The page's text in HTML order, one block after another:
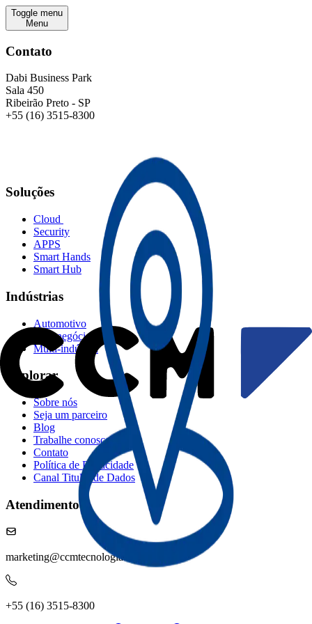
Soluções​​​​‌ ‍ ​‍​‍‌‍ ‌ ​‍‌‍‍‌‌‍‌ ‌‍‍‌‌‍ ‍​‍​‍​ ‍‍​‍​‍‌ ​ ‌‍​‌‌‍ ‍‌‍‍‌‌ ‌​‌ ‍‌​‍ ‍‌‍‍‌‌‍ ​‍​‍​‍ ​​‍​‍‌‍‍​‌ ​‍‌‍‌‌‌‍‌‍​‍​‍​ ‍‍​‍​‍‌‍‍​‌ ‌​‌ ‌​‌ ​​‌ ​ ​ ‍‍​‍ ​‍ ‌‍​ ‌‍​ ‌‍ ‌‌ ‌​‌‍‌‌‌‍​ ‌‍ ‍‌‍ ‌‍ ​‌‍ ‌‍‌ ‌‍‍‌‌‍​‌​‍ ‍‌‍​ ‌‍ ‌‍ ‌​‍ ‍‌‍​‍‌ ​‍​‍ ‌‍​‌‌‍‌​‌‍ ‌‌‍‍‌‌‍ ‍​‍ ‌‍‍‌‌‍ ‍‌ ‌​‌‍‌‌‌‍ ‍‌ ‌​​‍ ‌‍‌‌‌‍‌​‌‍‍‌‌ ‌​​‍ ‌‍ ‌‌‍ ‌‍‌​‌‍‌‌​ ‌‌ ​​‌ ​‍‌‍‌‌‌ ​ ‌‍‌‌‌‍ ‍‌ ‌​‌‍​‌‌ ‌​‌‍‍‌‌‍ ‌‍ ‍​ ‍ ‌‍‍‌‌‍‌​​ ‌‌‍ ‍‌‍​‌‌ ‌‍‌‍​‍‌‍​‌‌ ​‍​ ‍ ‌ ‌​‌ ‍‌‌ ​​‌‍‌‌​ ‌‌‍ ‍‌‍​‌‌ ‌‍‌‍​‍‌‍​‌‌ ​‍​ ‍ ‌ ​​‌‍​‌‌ ‌​‌‍‍​​ ‌‌‍ ‍‌‍​‌‌ ‌‍‌‍​‍‌‍​‌‌ ​‍‌​‍‌‌ ‌​‌‍‌‌‌‍ ‌‌ ​ ​‍‌‌​ ‌‌‌​​‍‌‌ ‌‍‍ ‌‍‌‌‌ ‍‌​‍‌‌​ ​ ‌​‌​​‍‌‌​ ​ ‌​‌​​‍‌‌​ ​‍​ ​‍​ ‌​‌‍​ ​ ‌ ​ ‌‍​ ‍‌‌‍​‍​ ​​‌‍‌‌​ ‌‍‌‍‌​‌‍‌‍‌‍​‍​‍‌‌​ ​‍​ ​‍​‍‌‌​ ‌‌‌​‌​​‍ ‍‌‍ ​‌‍​‌‌‍​‍‌‍‌‌‌‍ ​​‍‌‌​ ‌‌‌​​‍‌‌ ‌‍‍ ‌‍‌‌‌ ‍‌​‍‌‌​ ​ ‌​‌​​‍‌‌​ ​ ‌​‌​​‍‌‌​ ​‍​ ​‍‌ ​​‌ ‌​​‍‌‌​ ​‍​ ​‍​‍‌‌​ ‌‌‌​‌​​‍ ‍‌ ‌‍‌‍​‌‌‍ ​‌ ‌‌‌‍‌‌​ ‌‍​‍‌‍​‌‌ ​ ‌‍‌‌‌‌‌‌‌ ​‍‌‍ ​​ ‌‌‍‍​‌ ‌​‌ ‌​‌ ​​‌ ​ ​‍‌‌​ ​ ‌​​‌​‍‌‌​ ​‍‌​‌‍​‍‌‌​ ​‍‌​‌‍‌‍​ ‌‍​ ‌‍ ‌‌ ‌​‌‍‌‌‌‍​ ‌‍ ‍‌‍ ‌‍ ​‌‍ ‌‍‌ ‌‍‍‌‌‍​‌​‍ ‍‌‍​ ‌‍ ‌‍ ‌​‍ ‍‌‍​‍‌ ​‍​‍‌‌​ ​‍‌​‌‍‌‍​‌‌‍‌​‌‍ ‌‌‍‍‌‌‍ ‍​‍‌‍‌‍‍‌‌‍‌​​ ‌‌‍ ‍‌‍​‌‌ ‌‍‌‍​‍‌‍​‌‌ ​‍​‍‌‍‌ ‌​‌ ‍‌‌ ​​‌‍‌‌​ ‌‌‍ ‍‌‍​‌‌ ‌‍‌‍​‍‌‍​‌‌ ​‍​‍‌‍‌ ​​‌‍​‌‌ ‌​‌‍‍​​ ‌‌‍ ‍‌‍​‌‌ ‌‍‌‍​‍‌‍​‌‌ ​‍‌​‍‌‌ ‌​‌‍‌‌‌‍ ‌‌ ​ ​‍‌‌​ ‌‌‌​​‍‌‌ ‌‍‍ ‌‍‌‌‌ ‍‌​‍‌‌​ ​ ‌​‌​​‍‌‌​ ​ ‌​‌​​‍‌‌​ ​‍​ ​‍​ ‌​‌‍​ ​ ‌ ​ ‌‍​ ‍‌‌‍​‍​ ​​‌‍‌‌​ ‌‍‌‍‌​‌‍‌‍‌‍​‍​‍‌‌​ ​‍​ ​‍​‍‌‌​ ‌‌‌​‌​​‍ ‍‌‍ ​‌‍​‌‌‍​‍‌‍‌‌‌‍ ​​‍‌‌​ ‌‌‌​​‍‌‌ ‌‍‍ ‌‍‌‌‌ ‍‌​‍‌‌​ ​ ‌​‌​​‍‌‌​ ​ ‌​‌​​‍‌‌​ ​‍​ ​‍‌ ​​‌ ‌​​‍‌‌​ ​‍​ ​‍​‍‌‌​ ‌‌‌​‌​​‍ ‍‌ ‌‍‌‍​‌‌‍ ​‌ ‌‌‌‍‌‌​‍‌‍‌ ​​‌‍‌‌‌ ​‍‌ ​ ‌ ​​‌‍‌‌‌‍​ ‌ ‌​‌‍‍‌‌ ‌‍‌‍‌‌​ ‌‌ ​​‌ ‌‌‌‍​‍‌‍ ​‌‍‍‌‌ ​ ‌‍‍​‌‍‌‌‌‍‌​​‍​‍‌ ‌ Indústrias​​​​‌ ‍ ​‍​‍‌‍ ‌ ​‍‌‍‍‌‌‍‌ ‌‍‍‌‌‍ ‍​‍​‍​ ‍‍​‍​‍‌ ​ ‌‍​‌‌‍ ‍‌‍‍‌‌ ‌​‌ ‍‌​‍ ‍‌‍‍‌‌‍ ​‍​‍​‍ ​​‍​‍‌‍‍​‌ ​‍‌‍‌‌‌‍‌‍​‍​‍​ ‍‍​‍​‍‌‍‍​‌ ‌​‌ ‌​‌ ​​‌ ​ ​ ‍‍​‍ ​‍ ‌‍​ ‌‍​ ‌‍ ‌‌ ‌​‌‍‌‌‌‍​ ‌‍ ‍‌‍ ‌‍ ​‌‍ ‌‍‌ ‌‍‍‌‌‍​‌​‍ ‍‌‍​ ‌‍ ‌‍ ‌​‍ ‍‌‍​‍‌ ​‍​‍ ‌‍​‌‌‍‌​‌‍ ‌‌‍‍‌‌‍ ‍​‍ ‌‍‍‌‌‍ ‍‌ ‌​‌‍‌‌‌‍ ‍‌ ‌​​‍ ‌‍‌‌‌‍‌​‌‍‍‌‌ ‌​​‍ ‌‍ ‌‌‍ ‌‍‌​‌‍‌‌​ ‌‌ ​​‌ ​‍‌‍‌‌‌ ​ ‌‍‌‌‌‍ ‍‌ ‌​‌‍​‌‌ ‌​‌‍‍‌‌‍ ‌‍ ‍​ ‍ ‌‍‍‌‌‍‌​​ ‌‌‍ ‍‌‍​‌‌ ‌‍‌‍​‍‌‍​‌‌ ​‍​ ‍ ‌ ‌​‌ ‍‌‌ ​​‌‍‌‌​ ‌‌‍ ‍‌‍​‌‌ ‌‍‌‍​‍‌‍​‌‌ ​‍​ ‍ ‌ ​​‌‍​‌‌ ‌​‌‍‍​​ ‌‌‍ ‍‌‍​‌‌ ‌‍‌‍​‍‌‍​‌‌ ​‍‌​‍‌‌ ‌​‌‍‌‌‌‍ ‌‌ ​ ​‍‌‌​ ‌‌‌​​‍‌‌ ‌‍‍ ‌‍‌‌‌ ‍‌​‍‌‌​ ​ ‌​‌​​‍‌‌​ ​ ‌​‌​​‍‌‌​ ​‍​ ​‍‌‍‌‌​ ‌​‌‍​ ‌‍‌​​ ​​​ ‌​‌‍​‍​ ‍​‌‍‌‌​ ‌‍​ ​‌​ ‍‌​‍‌‌​ ​‍​ ​‍​‍‌‌​ ‌‌‌​‌​​‍ ‍‌‍ ​‌‍​‌‌‍​‍‌‍‌‌‌‍ ​​‍‌‌​ ‌‌‌​​‍‌‌ ‌‍‍ ‌‍‌‌‌ ‍‌​‍‌‌​ ​ ‌​‌​​‍‌‌​ ​ ‌​‌​​‍‌‌​ ​‍​ ​‍‌ ​​‌ ‌​​‍‌‌​ ​‍​ ​‍​‍‌‌​ ‌‌‌​‌​​‍ ‍‌ ‌‍‌‍​‌‌‍ ​‌ ‌‌‌‍‌‌​ ‌‍​‍‌‍​‌‌ ​ ‌‍‌‌‌‌‌‌‌ ​‍‌‍ ​​ ‌‌‍‍​‌ ‌​‌ ‌​‌ ​​‌ ​ ​‍‌‌​ ​ ‌​​‌​‍‌‌​ ​‍‌​‌‍​‍‌‌​ ​‍‌​‌‍‌‍​ ‌‍​ ‌‍ ‌‌ ‌​‌‍‌‌‌‍​ ‌‍ ‍‌‍ ‌‍ ​‌‍ ‌‍‌ ‌‍‍‌‌‍​‌​‍ ‍‌‍​ ‌‍ ‌‍ ‌​‍ ‍‌‍​‍‌ ​‍​‍‌‌​ ​‍‌​‌‍‌‍​‌‌‍‌​‌‍ ‌‌‍‍‌‌‍ ‍​‍‌‍‌‍‍‌‌‍‌​​ ‌‌‍ ‍‌‍​‌‌ ‌‍‌‍​‍‌‍​‌‌ ​‍​‍‌‍‌ ‌​‌ ‍‌‌ ​​‌‍‌‌​ ‌‌‍ ‍‌‍​‌‌ ‌‍‌‍​‍‌‍​‌‌ ​‍​‍‌‍‌ ​​‌‍​‌‌ ‌​‌‍‍​​ ‌‌‍ ‍‌‍​‌‌ ‌‍‌‍​‍‌‍​‌‌ ​‍‌​‍‌‌ ‌​‌‍‌‌‌‍ ‌‌ ​ ​‍‌‌​ ‌‌‌​​‍‌‌ ‌‍‍ ‌‍‌‌‌ ‍‌​‍‌‌​ ​ ‌​‌​​‍‌‌​ ​ ‌​‌​​‍‌‌​ ​‍​ ​‍‌‍‌‌​ ‌​‌‍​ ‌‍‌​​ ​​​ ‌​‌‍​‍​ ‍​‌‍‌‌​ ‌‍​ ​‌​ ‍‌​‍‌‌​ ​‍​ ​‍​‍‌‌​ ‌‌‌​‌​​‍ ‍‌‍ ​‌‍​‌‌‍​‍‌‍‌‌‌‍ ​​‍‌‌​ ‌‌‌​​‍‌‌ ‌‍‍ ‌‍‌‌‌ ‍‌​‍‌‌​ ​ ‌​‌​​‍‌‌​ ​ ‌​‌​​‍‌‌​ ​‍​ ​‍‌ ​​‌ ‌​​‍‌‌​ ​‍​ ​‍​‍‌‌​ ‌‌‌​‌​​‍ ‍‌ ‌‍‌‍​‌‌‍ ​‌ ‌‌‌‍‌‌​‍‌‍‌ ​​‌‍‌‌‌ ​‍‌ ​ ‌ ​​‌‍‌‌‌‍​ ‌ ‌​‌‍‍‌‌ ‌‍‌‍‌‌​ ‌‌ ​​‌ ‌‌‌‍​‍‌‍ ​‌‍‍‌‌ ​ ‌‍‍​‌‍‌‌‌‍‌​​‍​‍‌ ‌
Contato​​​​‌ ‍ ​‍​‍‌‍ ‌ ​‍‌‍‍‌‌‍‌ ‌‍‍‌‌‍ ‍​‍​‍​ ‍‍​‍​‍‌ ​ ‌‍​‌‌‍ ‍‌‍‍‌‌ ‌​‌ ‍‌​‍ ‍‌‍‍‌‌‍ ​‍​‍​‍ ​​‍​‍‌‍‍​‌ ​‍‌‍‌‌‌‍‌‍​‍​‍​ ‍‍​‍​‍‌‍‍​‌ ‌​‌ ‌​‌ ​​‌ ​ ​ ‍‍​‍ ​‍ ‌‍​ ‌‍​ ‌‍ ‌‌ ‌​‌‍‌‌‌‍​ ‌‍ ‍‌‍ ‌‍ ​‌‍ ‌‍‌ ‌‍‍‌‌‍​‌​‍ ‍‌‍​ ‌‍ ‌‍ ‌​‍ ‍‌‍​‍‌ ​‍​‍ ‌‍​‌‌‍‌​‌‍ ‌‌‍‍‌‌‍ ‍​‍ ‌‍‍‌‌‍ ‍‌ ‌​‌‍‌‌‌‍ ‍‌ ‌​​‍ ‌‍‌‌‌‍‌​‌‍‍‌‌ ‌​​‍ ‌‍ ‌‌‍ ‌‍‌​‌‍‌‌​ ‌‌ ​​‌ ​‍‌‍‌‌‌ ​ ‌‍‌‌‌‍ ‍‌ ‌​‌‍​‌‌ ‌​‌‍‍‌‌‍ ‌‍ ‍​ ‍ ‌‍‍‌‌‍‌​​ ‌‌‍ ‍‌‍​‌‌ ‌‍‌‍​‍‌‍​‌‌ ​‍​ ‍ ‌ ‌​‌ ‍‌‌ ​​‌‍‌‌​ ‌‌‍ ‍‌‍​‌‌ ‌‍‌‍​‍‌‍​‌‌ ​‍​ ‍ ‌ ​​‌‍​‌‌ ‌​‌‍‍​​ ‌‌‍ ‍‌‍​‌‌ ‌‍‌‍​‍‌‍​‌‌ ​‍‌​‍‌‌ ‌​‌‍‌‌‌‍ ‌‌ ​ ​‍‌‌​ ‌‌‌​​‍‌‌ ‌‍‍ ‌‍‌‌‌ ‍‌​‍‌‌​ ​ ‌​‌​​‍‌‌​ ​ ‌​‌​​‍‌‌​ ​‍​ ​‍‌‍‌‍​ ​​​ ‍​​ ​‌‌‍‌​​ ‌​‌‍​‌‌‍​‍​ ​‍​ ‌​‌‍​ ​ ‌ ​‍‌‌​ ​‍​ ​‍​‍‌‌​ ‌‌‌​‌​​‍ ‍‌‍ ​‌‍​‌‌‍​‍‌‍‌‌‌‍ ​​‍‌‌​ ‌‌‌​​‍‌‌ ‌‍‍ ‌‍‌‌‌ ‍‌​‍‌‌​ ​ ‌​‌​​‍‌‌​ ​ ‌​‌​​‍‌‌​ ​‍​ ​‍‌ ​​‌ ‌​​‍‌‌​ ​‍​ ​‍​‍‌‌​ ‌‌‌​‌​​‍ ‍‌ ‌‍‌‍​‌‌‍ ​‌ ‌‌‌‍‌‌​ ‌‍​‍‌‍​‌‌ ​ ‌‍‌‌‌‌‌‌‌ ​‍‌‍ ​​ ‌‌‍‍​‌ ‌​‌ ‌​‌ ​​‌ ​ ​‍‌‌​ ​ ‌​​‌​‍‌‌​ ​‍‌​‌‍​‍‌‌​ ​‍‌​‌‍‌‍​ ‌‍​ ‌‍ ‌‌ ‌​‌‍‌‌‌‍​ ‌‍ ‍‌‍ ‌‍ ​‌‍ ‌‍‌ ‌‍‍‌‌‍​‌​‍ ‍‌‍​ ‌‍ ‌‍ ‌​‍ ‍‌‍​‍‌ ​‍​‍‌‌​ ​‍‌​‌‍‌‍​‌‌‍‌​‌‍ ‌‌‍‍‌‌‍ ‍​‍‌‍‌‍‍‌‌‍‌​​ ‌‌‍ ‍‌‍​‌‌ ‌‍‌‍​‍‌‍​‌‌ ​‍​‍‌‍‌ ‌​‌ ‍‌‌ ​​‌‍‌‌​ ‌‌‍ ‍‌‍​‌‌ ‌‍‌‍​‍‌‍​‌‌ ​‍​‍‌‍‌ ​​‌‍​‌‌ ‌​‌‍‍​​ ‌‌‍ ‍‌‍​‌‌ ‌‍‌‍​‍‌‍​‌‌ ​‍‌​‍‌‌ ‌​‌‍‌‌‌‍ ‌‌ ​ ​‍‌‌​ ‌‌‌​​‍‌‌ ‌‍‍ ‌‍‌‌‌ ‍‌​‍‌‌​ ​ ‌​‌​​‍‌‌​ ​ ‌​‌​​‍‌‌​ ​‍​ ​‍‌‍‌‍​ ​​​ ‍​​ ​‌‌‍‌​​ ‌​‌‍​‌‌‍​‍​ ​‍​ ‌​‌‍​ ​ ‌ ​‍‌‌​ ​‍​ ​‍​‍‌‌​ ‌‌‌​‌​​‍ ‍‌‍ ​‌‍​‌‌‍​‍‌‍‌‌‌‍ ​​‍‌‌​ ‌‌‌​​‍‌‌ ‌‍‍ ‌‍‌‌‌ ‍‌​‍‌‌​ ​ ‌​‌​​‍‌‌​ ​ ‌​‌​​‍‌‌​ ​‍​ ​‍‌ ​​‌ ‌​​‍‌‌​ ​‍​ ​‍​‍‌‌​ ‌‌‌​‌​​‍ ‍‌ ‌‍‌‍​‌‌‍ ​‌ ‌‌‌‍‌‌​‍‌‍‌ ​​‌‍‌‌‌ ​‍‌ ​ ‌ ​​‌‍‌‌‌‍​ ‌ ‌​‌‍‍‌‌ ‌‍‌‍‌‌​ ‌‌ ​​‌ ‌‌‌‍​‍‌‍ ​‌‍‍‌‌ ​ ‌‍‍​‌‍‌‌‌‍‌​​‍​‍‌ ‌
Toggle menu
Menu
Contato​​​​‌ ‍ ​‍​‍‌‍ ‌ ​‍‌‍‍‌‌‍‌ ‌‍‍‌‌‍ ‍​‍​‍​ ‍‍​‍​‍‌ ​ ‌‍​‌‌‍ ‍‌‍‍‌‌ ‌​‌ ‍‌​‍ ‍‌‍‍‌‌‍ ​‍​‍​‍ ​​‍​‍‌‍‍​‌ ​‍‌‍‌‌‌‍‌‍​‍​‍​ ‍‍​‍​‍‌‍‍​‌ ‌​‌ ‌​‌ ​​‌ ​ ​ ‍‍​‍ ​‍ ‌‍​ ‌‍​ ‌‍ ‌‌ ‌​‌‍‌‌‌‍​ ‌‍ ‍‌‍ ‌‍ ​‌‍ ‌‍‌ ‌‍‍‌‌‍​‌​‍ ‍‌‍​ ‌‍ ‌‍ ‌​‍ ‍‌‍​‍‌ ​‍​‍ ‌‍​‌‌‍‌​‌‍ ‌‌‍‍‌‌‍ ‍​‍ ‌‍‍‌‌‍ ‍‌ ‌​‌‍‌‌‌‍ ‍‌ ‌​​‍ ‌‍‌‌‌‍‌​‌‍‍‌‌ ‌​​‍ ‌‍ ‌‌‍ ‌‍‌​‌‍‌‌​ ‌‌ ​​‌ ​‍‌‍‌‌‌ ​ ‌‍‌‌‌‍ ‍‌ ‌​‌‍​‌‌ ‌​‌‍‍‌‌‍ ‌‍ ‍​ ‍ ‌‍‍‌‌‍‌​​ ‌‌‍​ ‌‍ ‌‍ ‍‌ ‌​‌‍​‌‌‍​ ‌ ‌​​ ‍ ‌ ‌​‌ ‍‌‌ ​​‌‍‌‌​ ‌‌‍​ ‌‍ ‌‍ ‍‌ ‌​‌‍​‌‌‍​ ‌ ‌​​ ‍ ‌ ​​‌‍​‌‌ ‌​‌‍‍​​ ‌‌‍​‍‌‍ ​‌‍ ‌‍​ ‌‍‍ ‌ ​ ​‍‌‌​ ‌‌‌​​‍‌‌ ‌‍‍ ‌‍‌‌‌ ‍‌​‍‌‌​ ​ ‌​‌​​‍‌‌​ ​ ‌​‌​​‍‌‌​ ​‍​ ​‍​ ​​‌‍‌​‌‍‌‍​ ​ ‌‍​ ​ ‍‌‌‍​‍‌‍‌‌​ ‍‌​ ‌‍​ ​‌​ ‌‌​‍‌‌​ ​‍​ ​‍​‍‌‌​ ‌‌‌​‌​​‍ ‍‌‍​ ‌‍ ‌‍ ‍‌ ‌​‌‍‌‌‌‍ ‍‌ ‌​​‍‌‌​ ‌‌‌​​‍‌‌ ‌‍‍ ‌‍‌‌‌ ‍‌​‍‌‌​ ​ ‌​‌​​‍‌‌​ ​ ‌​‌​​‍‌‌​ ​‍​ ​‍‌ ​​‌ ‌​​‍‌‌​ ​‍​ ​‍​‍‌‌​ ‌‌‌​‌​​‍ ‍‌ ‌‍‌‍​‌‌‍ ​‌ ‌‌‌‍‌‌​‍ ‍‌ ‌‍‌‍​‌‌‍ ​‌ ‌‌‌‍‌‌​‍‌‌​ ‌‌‌​​‍‌‌ ‌‍‍ ‌‍‌‌‌ ‍‌​‍‌‌​ ​ ‌​‌​​‍‌‌​ ​ ‌​‌​​‍‌‌​ ​‍​ ​‍​ ​‍‌‍‌​‌‍‌‌‌‍‌‍​ ‌​​ ​‍​ ​ ‌‍‌​​ ​‍​ ​‌​ ​‌‌‍‌‌​‍‌‌​ ​‍​ ​‍​‍‌‌​ ‌‌‌​‌​​‍ ‍‌‍​ ‌‍‍​‌‍‍‌‌‍ ​‌‍‌​‌ ​‍‌‍‌‌‌‍ ‍​‍‌‌​ ‌‌‌​​‍‌‌ ‌‍‍ ‌‍‌‌‌ ‍‌​‍‌‌​ ​ ‌​‌​​‍‌‌​ ​ ‌​‌​​‍‌‌​ ​‍​ ​‍‌‍‌‍​ ​‌​ ‌‌​ ‌‍​ ​‌‌‍‌​​ ‌‍​ ‌ ‌‍‌‍​ ​‌​ ​​​ ‌‍​‍‌‌​ ​‍​ ​‍​‍‌‌​ ‌‌‌​‌​​‍ ‍‌ ‌​‌‍‌‌‌ ‍​‌ ‌​​ ‌‍​‍‌‍​‌‌ ​ ‌‍‌‌‌‌‌‌‌ ​‍‌‍ ​​ ‌‌‍‍​‌ ‌​‌ ‌​‌ ​​‌ ​ ​‍‌‌​ ​ ‌​​‌​‍‌‌​ ​‍‌​‌‍​‍‌‌​ ​‍‌​‌‍‌‍​ ‌‍​ ‌‍ ‌‌ ‌​‌‍‌‌‌‍​ ‌‍ ‍‌‍ ‌‍ ​‌‍ ‌‍‌ ‌‍‍‌‌‍​‌​‍ ‍‌‍​ ‌‍ ‌‍ ‌​‍ ‍‌‍​‍‌ ​‍​‍‌‌​ ​‍‌​‌‍‌‍​‌‌‍‌​‌‍ ‌‌‍‍‌‌‍ ‍​‍‌‍‌‍‍‌‌‍‌​​ ‌‌‍​ ‌‍ ‌‍ ‍‌ ‌​‌‍​‌‌‍​ ‌ ‌​​‍‌‍‌ ‌​‌ ‍‌‌ ​​‌‍‌‌​ ‌‌‍​ ‌‍ ‌‍ ‍‌ ‌​‌‍​‌‌‍​ ‌ ‌​​‍‌‍‌ ​​‌‍​‌‌ ‌​‌‍‍​​ ‌‌‍​‍‌‍ ​‌‍ ‌‍​ ‌‍‍ ‌ ​ ​‍‌‌​ ‌‌‌​​‍‌‌ ‌‍‍ ‌‍‌‌‌ ‍‌​‍‌‌​ ​ ‌​‌​​‍‌‌​ ​ ‌​‌​​‍‌‌​ ​‍​ ​‍​ ​​‌‍‌​‌‍‌‍​ ​ ‌‍​ ​ ‍‌‌‍​‍‌‍‌‌​ ‍‌​ ‌‍​ ​‌​ ‌‌​‍‌‌​ ​‍​ ​‍​‍‌‌​ ‌‌‌​‌​​‍ ‍‌‍​ ‌‍ ‌‍ ‍‌ ‌​‌‍‌‌‌‍ ‍‌ ‌​​‍‌‌​ ‌‌‌​​‍‌‌ ‌‍‍ ‌‍‌‌‌ ‍‌​‍‌‌​ ​ ‌​‌​​‍‌‌​ ​ ‌​‌​​‍‌‌​ ​‍​ ​‍‌ ​​‌ ‌​​‍‌‌​ ​‍​ ​‍​‍‌‌​ ‌‌‌​‌​​‍ ‍‌ ‌‍‌‍​‌‌‍ ​‌ ‌‌‌‍‌‌​‍ ‍‌ ‌‍‌‍​‌‌‍ ​‌ ‌‌‌‍‌‌​‍‌‌​ ‌‌‌​​‍‌‌ ‌‍‍ ‌‍‌‌‌ ‍‌​‍‌‌​ ​ ‌​‌​​‍‌‌​ ​ ‌​‌​​‍‌‌​ ​‍​ ​‍​ ​‍‌‍‌​‌‍‌‌‌‍‌‍​ ‌​​ ​‍​ ​ ‌‍‌​​ ​‍​ ​‌​ ​‌‌‍‌‌​‍‌‌​ ​‍​ ​‍​‍‌‌​ ‌‌‌​‌​​‍ ‍‌‍​ ‌‍‍​‌‍‍‌‌‍ ​‌‍‌​‌ ​‍‌‍‌‌‌‍ ‍​‍‌‌​ ‌‌‌​​‍‌‌ ‌‍‍ ‌‍‌‌‌ ‍‌​‍‌‌​ ​ ‌​‌​​‍‌‌​ ​ ‌​‌​​‍‌‌​ ​‍​ ​‍‌‍‌‍​ ​‌​ ‌‌​ ‌‍​ ​‌‌‍‌​​ ‌‍​ ‌ ‌‍‌‍​ ​‌​ ​​​ ‌‍​‍‌‌​ ​‍​ ​‍​‍‌‌​ ‌‌‌​‌​​‍ ‍‌ ‌​‌‍‌‌‌ ‍​‌ ‌​​‍‌‍‌ ​​‌‍‌‌‌ ​‍‌ ​ ‌ ​​‌‍‌‌‌‍​ ‌ ‌​‌‍‍‌‌ ‌‍‌‍‌‌​ ‌‌ ​​‌ ‌‌‌‍​‍‌‍ ​‌‍‍‌‌ ​ ‌‍‍​‌‍‌‌‌‍‌​​‍​‍‌ ‌
Dabi Business Park
Sala 450
Ribeirão Preto - SP
+55 (16) 3515-8300​​​​‌ ‍ ​‍​‍‌‍ ‌ ​‍‌‍‍‌‌‍‌ ‌‍‍‌‌‍ ‍​‍​‍​ ‍‍​‍​‍‌ ​ ‌‍​‌‌‍ ‍‌‍‍‌‌ ‌​‌ ‍‌​‍ ‍‌‍‍‌‌‍ ​‍​‍​‍ ​​‍​‍‌‍‍​‌ ​‍‌‍‌‌‌‍‌‍​‍​‍​ ‍‍​‍​‍‌‍‍​‌ ‌​‌ ‌​‌ ​​‌ ​ ​ ‍‍​‍ ​‍ ‌‍​ ‌‍​ ‌‍ ‌‌ ‌​‌‍‌‌‌‍​ ‌‍ ‍‌‍ ‌‍ ​‌‍ ‌‍‌ ‌‍‍‌‌‍​‌​‍ ‍‌‍​ ‌‍ ‌‍ ‌​‍ ‍‌‍​‍‌ ​‍​‍ ‌‍​‌‌‍‌​‌‍ ‌‌‍‍‌‌‍ ‍​‍ ‌‍‍‌‌‍ ‍‌ ‌​‌‍‌‌‌‍ ‍‌ ‌​​‍ ‌‍‌‌‌‍‌​‌‍‍‌‌ ‌​​‍ ‌‍ ‌‌‍ ‌‍‌​‌‍‌‌​ ‌‌ ​​‌ ​‍‌‍‌‌‌ ​ ‌‍‌‌‌‍ ‍‌ ‌​‌‍​‌‌ ‌​‌‍‍‌‌‍ ‌‍ ‍​ ‍ ‌‍‍‌‌‍‌​​ ‌‌‍​ ‌‍ ‌‍ ‍‌ ‌​‌‍​‌‌‍​ ‌ ‌​​ ‍ ‌ ‌​‌ ‍‌‌ ​​‌‍‌‌​ ‌‌‍​ ‌‍ ‌‍ ‍‌ ‌​‌‍​‌‌‍​ ‌ ‌​​ ‍ ‌ ​​‌‍​‌‌ ‌​‌‍‍​​ ‌‌‍​‍‌‍ ​‌‍ ‌‍​ ‌‍‍ ‌ ​ ​‍‌‌​ ‌‌‌​​‍‌‌ ‌‍‍ ‌‍‌‌‌ ‍‌​‍‌‌​ ​ ‌​‌​​‍‌‌​ ​ ‌​‌​​‍‌‌​ ​‍​ ​‍​ ​​‌‍‌​‌‍‌‍​ ​ ‌‍​ ​ ‍‌‌‍​‍‌‍‌‌​ ‍‌​ ‌‍​ ​‌​ ‌‌​‍‌‌​ ​‍​ ​‍​‍‌‌​ ‌‌‌​‌​​‍ ‍‌‍​ ‌‍ ‌‍ ‍‌ ‌​‌‍‌‌‌‍ ‍‌ ‌​​‍‌‌​ ‌‌‌​​‍‌‌ ‌‍‍ ‌‍‌‌‌ ‍‌​‍‌‌​ ​ ‌​‌​​‍‌‌​ ​ ‌​‌​​‍‌‌​ ​‍​ ​‍‌ ​​‌ ‌​​‍‌‌​ ​‍​ ​‍​‍‌‌​ ‌‌‌​‌​​‍ ‍‌ ‌‍‌‍​‌‌‍ ​‌ ‌‌‌‍‌‌​‍ ‍‌ ‌‍‌‍​‌‌‍ ​‌ ‌‌‌‍‌‌​‍‌‌​ ‌‌‌​​‍‌‌ ‌‍‍ ‌‍‌‌‌ ‍‌​‍‌‌​ ​ ‌​‌​​‍‌‌​ ​ ‌​‌​​‍‌‌​ ​‍​ ​‍‌‍​ ​ ‌​​ ​​​ ​‍‌‍‌‌‌‍​‌​ ‍‌​ ‍​‌‍​‌‌‍​‍​ ‌‌‌‍‌​​‍‌‌​ ​‍​ ​‍​‍‌‌​ ‌‌‌​‌​​‍ ‍‌‍​ ‌‍‍​‌‍‍‌‌‍ ​‌‍‌​‌ ​‍‌‍‌‌‌‍ ‍​‍‌‌​ ‌‌‌​​‍‌‌ ‌‍‍ ‌‍‌‌‌ ‍‌​‍‌‌​ ​ ‌​‌​​‍‌‌​ ​ ‌​‌​​‍‌‌​ ​‍​ ​‍​ ‌‍‌‍‌‌​ ​​‌‍​ ​ ‌‍‌‍​‍​ ‌‍‌‍​ ​ ‍​​ ‍​​ ‌‌‌‍​ ​‍‌‌​ ​‍​ ​‍​‍‌‌​ ‌‌‌​‌​​‍ ‍‌ ‌​‌‍‌‌‌ ‍​‌ ‌​​ ‌‍​‍‌‍​‌‌ ​ ‌‍‌‌‌‌‌‌‌ ​‍‌‍ ​​ ‌‌‍‍​‌ ‌​‌ ‌​‌ ​​‌ ​ ​‍‌‌​ ​ ‌​​‌​‍‌‌​ ​‍‌​‌‍​‍‌‌​ ​‍‌​‌‍‌‍​ ‌‍​ ‌‍ ‌‌ ‌​‌‍‌‌‌‍​ ‌‍ ‍‌‍ ‌‍ ​‌‍ ‌‍‌ ‌‍‍‌‌‍​‌​‍ ‍‌‍​ ‌‍ ‌‍ ‌​‍ ‍‌‍​‍‌ ​‍​‍‌‌​ ​‍‌​‌‍‌‍​‌‌‍‌​‌‍ ‌‌‍‍‌‌‍ ‍​‍‌‍‌‍‍‌‌‍‌​​ ‌‌‍​ ‌‍ ‌‍ ‍‌ ‌​‌‍​‌‌‍​ ‌ ‌​​‍‌‍‌ ‌​‌ ‍‌‌ ​​‌‍‌‌​ ‌‌‍​ ‌‍ ‌‍ ‍‌ ‌​‌‍​‌‌‍​ ‌ ‌​​‍‌‍‌ ​​‌‍​‌‌ ‌​‌‍‍​​ ‌‌‍​‍‌‍ ​‌‍ ‌‍​ ‌‍‍ ‌ ​ ​‍‌‌​ ‌‌‌​​‍‌‌ ‌‍‍ ‌‍‌‌‌ ‍‌​‍‌‌​ ​ ‌​‌​​‍‌‌​ ​ ‌​‌​​‍‌‌​ ​‍​ ​‍​ ​​‌‍‌​‌‍‌‍​ ​ ‌‍​ ​ ‍‌‌‍​‍‌‍‌‌​ ‍‌​ ‌‍​ ​‌​ ‌‌​‍‌‌​ ​‍​ ​‍​‍‌‌​ ‌‌‌​‌​​‍ ‍‌‍​ ‌‍ ‌‍ ‍‌ ‌​‌‍‌‌‌‍ ‍‌ ‌​​‍‌‌​ ‌‌‌​​‍‌‌ ‌‍‍ ‌‍‌‌‌ ‍‌​‍‌‌​ ​ ‌​‌​​‍‌‌​ ​ ‌​‌​​‍‌‌​ ​‍​ ​‍‌ ​​‌ ‌​​‍‌‌​ ​‍​ ​‍​‍‌‌​ ‌‌‌​‌​​‍ ‍‌ ‌‍‌‍​‌‌‍ ​‌ ‌‌‌‍‌‌​‍ ‍‌ ‌‍‌‍​‌‌‍ ​‌ ‌‌‌‍‌‌​‍‌‌​ ‌‌‌​​‍‌‌ ‌‍‍ ‌‍‌‌‌ ‍‌​‍‌‌​ ​ ‌​‌​​‍‌‌​ ​ ‌​‌​​‍‌‌​ ​‍​ ​‍‌‍​ ​ ‌​​ ​​​ ​‍‌‍‌‌‌‍​‌​ ‍‌​ ‍​‌‍​‌‌‍​‍​ ‌‌‌‍‌​​‍‌‌​ ​‍​ ​‍​‍‌‌​ ‌‌‌​‌​​‍ ‍‌‍​ ‌‍‍​‌‍‍‌‌‍ ​‌‍‌​‌ ​‍‌‍‌‌‌‍ ‍​‍‌‌​ ‌‌‌​​‍‌‌ ‌‍‍ ‌‍‌‌‌ ‍‌​‍‌‌​ ​ ‌​‌​​‍‌‌​ ​ ‌​‌​​‍‌‌​ ​‍​ ​‍​ ‌‍‌‍‌‌​ ​​‌‍​ ​ ‌‍‌‍​‍​ ‌‍‌‍​ ​ ‍​​ ‍​​ ‌‌‌‍​ ​‍‌‌​ ​‍​ ​‍​‍‌‌​ ‌‌‌​‌​​‍ ‍‌ ‌​‌‍‌‌‌ ‍​‌ ‌​​‍‌‍‌ ​​‌‍‌‌‌ ​‍‌ ​ ‌ ​​‌‍‌‌‌‍​ ‌ ‌​‌‍‍‌‌ ‌‍‌‍‌‌​ ‌‌ ​​‌ ‌‌‌‍​‍‌‍ ​‌‍‍‌‌ ​ ‌‍‍​‌‍‌‌‌‍‌​​‍​‍‌ ‌
Soluções​​​​‌ ‍ ​‍​‍‌‍ ‌ ​‍‌‍‍‌‌‍‌ ‌‍‍‌‌‍ ‍​‍​‍​ ‍‍​‍​‍‌ ​ ‌‍​‌‌‍ ‍‌‍‍‌‌ ‌​‌ ‍‌​‍ ‍‌‍‍‌‌‍ ​‍​‍​‍ ​​‍​‍‌‍‍​‌ ​‍‌‍‌‌‌‍‌‍​‍​‍​ ‍‍​‍​‍‌‍‍​‌ ‌​‌ ‌​‌ ​​‌ ​ ​ ‍‍​‍ ​‍ ‌‍​ ‌‍​ ‌‍ ‌‌ ‌​‌‍‌‌‌‍​ ‌‍ ‍‌‍ ‌‍ ​‌‍ ‌‍‌ ‌‍‍‌‌‍​‌​‍ ‍‌‍​ ‌‍ ‌‍ ‌​‍ ‍‌‍​‍‌ ​‍​‍ ‌‍​‌‌‍‌​‌‍ ‌‌‍‍‌‌‍ ‍​‍ ‌‍‍‌‌‍ ‍‌ ‌​‌‍‌‌‌‍ ‍‌ ‌​​‍ ‌‍‌‌‌‍‌​‌‍‍‌‌ ‌​​‍ ‌‍ ‌‌‍ ‌‍‌​‌‍‌‌​ ‌‌ ​​‌ ​‍‌‍‌‌‌ ​ ‌‍‌‌‌‍ ‍‌ ‌​‌‍​‌‌ ‌​‌‍‍‌‌‍ ‌‍ ‍​ ‍ ‌‍‍‌‌‍‌​​ ‌‌‍‌‍‌‍ ‌‍ ‌ ‌​‌‍‌‌‌ ​‍​ ‍ ‌ ‌​‌ ‍‌‌ ​​‌‍‌‌​ ‌‌‍‌‍‌‍ ‌‍ ‌ ‌​‌‍‌‌‌ ​‍​ ‍ ‌ ​​‌‍​‌‌ ‌​‌‍‍​​ ‌‌ ​​‌ ​‍‌‍ ‌‍‌​‌ ‌‌‌‍​ ‌ ‌​‌ ​ ‌‌‌​‌‍‍‌‌ ‌​‌‍ ​‌‍‌‌​‍‌‌​ ‌‌‌​​‍‌‌ ‌‍‍ ‌‍‌‌‌ ‍‌​‍‌‌​ ​ ‌​‌​​‍‌‌​ ​ ‌​‌​​‍‌‌​ ​‍​ ​‍‌ ​​‌ ‌​​‍‌‌​ ​‍​ ​‍​‍‌‌​ ‌‌‌​‌​​‍ ‍‌ ‌‍‌‍​‌‌‍ ​‌ ‌‌‌‍‌‌​ ‌‍​‍‌‍​‌‌ ​ ‌‍‌‌‌‌‌‌‌ ​‍‌‍ ​​ ‌‌‍‍​‌ ‌​‌ ‌​‌ ​​‌ ​ ​‍‌‌​ ​ ‌​​‌​‍‌‌​ ​‍‌​‌‍​‍‌‌​ ​‍‌​‌‍‌‍​ ‌‍​ ‌‍ ‌‌ ‌​‌‍‌‌‌‍​ ‌‍ ‍‌‍ ‌‍ ​‌‍ ‌‍‌ ‌‍‍‌‌‍​‌​‍ ‍‌‍​ ‌‍ ‌‍ ‌​‍ ‍‌‍​‍‌ ​‍​‍‌‌​ ​‍‌​‌‍‌‍​‌‌‍‌​‌‍ ‌‌‍‍‌‌‍ ‍​‍‌‍‌‍‍‌‌‍‌​​ ‌‌‍‌‍‌‍ ‌‍ ‌ ‌​‌‍‌‌‌ ​‍​‍‌‍‌ ‌​‌ ‍‌‌ ​​‌‍‌‌​ ‌‌‍‌‍‌‍ ‌‍ ‌ ‌​‌‍‌‌‌ ​‍​‍‌‍‌ ​​‌‍​‌‌ ‌​‌‍‍​​ ‌‌ ​​‌ ​‍‌‍ ‌‍‌​‌ ‌‌‌‍​ ‌ ‌​‌ ​ ‌‌‌​‌‍‍‌‌ ‌​‌‍ ​‌‍‌‌​‍‌‌​ ‌‌‌​​‍‌‌ ‌‍‍ ‌‍‌‌‌ ‍‌​‍‌‌​ ​ ‌​‌​​‍‌‌​ ​ ‌​‌​​‍‌‌​ ​‍​ ​‍‌ ​​‌ ‌​​‍‌‌​ ​‍​ ​‍​‍‌‌​ ‌‌‌​‌​​‍ ‍‌ ‌‍‌‍​‌‌‍ ​‌ ‌‌‌‍‌‌​‍‌‍‌ ​​‌‍‌‌‌ ​‍‌ ​ ‌ ​​‌‍‌‌‌‍​ ‌ ‌​‌‍‍‌‌ ‌‍‌‍‌‌​ ‌‌ ​​‌ ‌‌‌‍​‍‌‍ ​‌‍‍‌‌ ​ ‌‍‍​‌‍‌‌‌‍‌​​‍​‍‌ ‌
Cloud ​​​​‌ ‍ ​‍​‍‌‍ ‌ ​‍‌‍‍‌‌‍‌ ‌‍‍‌‌‍ ‍​‍​‍​ ‍‍​‍​‍‌ ​ ‌‍​‌‌‍ ‍‌‍‍‌‌ ‌​‌ ‍‌​‍ ‍‌‍‍‌‌‍ ​‍​‍​‍ ​​‍​‍‌‍‍​‌ ​‍‌‍‌‌‌‍‌‍​‍​‍​ ‍‍​‍​‍‌‍‍​‌ ‌​‌ ‌​‌ ​​‌ ​ ​ ‍‍​‍ ​‍ ‌‍​ ‌‍​ ‌‍ ‌‌ ‌​‌‍‌‌‌‍​ ‌‍ ‍‌‍ ‌‍ ​‌‍ ‌‍‌ ‌‍‍‌‌‍​‌​‍ ‍‌‍​ ‌‍ ‌‍ ‌​‍ ‍‌‍​‍‌ ​‍​‍ ‌‍​‌‌‍‌​‌‍ ‌‌‍‍‌‌‍ ‍​‍ ‌‍‍‌‌‍ ‍‌ ‌​‌‍‌‌‌‍ ‍‌ ‌​​‍ ‌‍‌‌‌‍‌​‌‍‍‌‌ ‌​​‍ ‌‍ ‌‌‍ ‌‍‌​‌‍‌‌​ ‌‌ ​​‌ ​‍‌‍‌‌‌ ​ ‌‍‌‌‌‍ ‍‌ ‌​‌‍​‌‌ ‌​‌‍‍‌‌‍ ‌‍ ‍​ ‍ ‌‍‍‌‌‍‌​​ ‌‌‍​‌‌‍‌​​ ‍‌‌‍‌‌​ ‌‌​ ‌‌​ ​​​ ​​​‍ ‌‌‍‌​​ ‌‍​ ‌‌‌‍​‌​‍ ‌​ ‌​​ ‌‍​ ​‌‌‍‌‌​‍ ‌​ ‍‌‌‍‌​​ ‌‍​ ‌‍​‍ ‌​ ‌ ‌‍‌‍‌‍​‌​ ​‌‌‍​ ‌‍​ ​ ​‌​ ​​‌‍‌‍​ ​ ‌‍​ ​ ​ ​ ‍ ‌ ‌​‌ ‍‌‌ ​​‌‍‌‌​ ‌‌ ​​‌ ​‍‌‍ ‌‍‌​‌ ‌‌‌‍​ ‌ ‌​​ ‍ ‌ ​​‌‍​‌‌ ‌​‌‍‍​​ ‌‌‍ ‍‌‍​‌‌‍ ‌‌‍‌‌​‍‌‌​ ‌‌‌​​‍‌‌ ‌‍‍ ‌‍‌‌‌ ‍‌​‍‌‌​ ​ ‌​‌​​‍‌‌​ ​ ‌​‌​​‍‌‌​ ​‍​ ​‍‌ ​​‌ ‌​​‍‌‌​ ​‍​ ​‍​‍‌‌​ ‌‌‌​‌​​‍ ‍‌ ‌‍‌‍​‌‌‍ ​‌ ‌‌‌‍‌‌​ ‌‍​‍‌‍​‌‌ ​ ‌‍‌‌‌‌‌‌‌ ​‍‌‍ ​​ ‌‌‍‍​‌ ‌​‌ ‌​‌ ​​‌ ​ ​‍‌‌​ ​ ‌​​‌​‍‌‌​ ​‍‌​‌‍​‍‌‌​ ​‍‌​‌‍‌‍​ ‌‍​ ‌‍ ‌‌ ‌​‌‍‌‌‌‍​ ‌‍ ‍‌‍ ‌‍ ​‌‍ ‌‍‌ ‌‍‍‌‌‍​‌​‍ ‍‌‍​ ‌‍ ‌‍ ‌​‍ ‍‌‍​‍‌ ​‍​‍‌‌​ ​‍‌​‌‍‌‍​‌‌‍‌​‌‍ ‌‌‍‍‌‌‍ ‍​‍‌‍‌‍‍‌‌‍‌​​ ‌‌‍​‌‌‍‌​​ ‍‌‌‍‌‌​ ‌‌​ ‌‌​ ​​​ ​​​‍ ‌‌‍‌​​ ‌‍​ ‌‌‌‍​‌​‍ ‌​ ‌​​ ‌‍​ ​‌‌‍‌‌​‍ ‌​ ‍‌‌‍‌​​ ‌‍​ ‌‍​‍ ‌​ ‌ ‌‍‌‍‌‍​‌​ ​‌‌‍​ ‌‍​ ​ ​‌​ ​​‌‍‌‍​ ​ ‌‍​ ​ ​ ​‍‌‍‌ ‌​‌ ‍‌‌ ​​‌‍‌‌​ ‌‌ ​​‌ ​‍‌‍ ‌‍‌​‌ ‌‌‌‍​ ‌ ‌​​‍‌‍‌ ​​‌‍​‌‌ ‌​‌‍‍​​ ‌‌‍ ‍‌‍​‌‌‍ ‌‌‍‌‌​‍‌‌​ ‌‌‌​​‍‌‌ ‌‍‍ ‌‍‌‌‌ ‍‌​‍‌‌​ ​ ‌​‌​​‍‌‌​ ​ ‌​‌​​‍‌‌​ ​‍​ ​‍‌ ​​‌ ‌​​‍‌‌​ ​‍​ ​‍​‍‌‌​ ‌‌‌​‌​​‍ ‍‌ ‌‍‌‍​‌‌‍ ​‌ ‌‌‌‍‌‌​‍‌‍‌ ​​‌‍‌‌‌ ​‍‌ ​ ‌ ​​‌‍‌‌‌‍​ ‌ ‌​‌‍‍‌‌ ‌‍‌‍‌‌​ ‌‌ ​​‌ ‌‌‌‍​‍‌‍ ​‌‍‍‌‌ ​ ‌‍‍​‌‍‌‌‌‍‌​​‍​‍‌ ‌
Security​​​​‌ ‍ ​‍​‍‌‍ ‌ ​‍‌‍‍‌‌‍‌ ‌‍‍‌‌‍ ‍​‍​‍​ ‍‍​‍​‍‌ ​ ‌‍​‌‌‍ ‍‌‍‍‌‌ ‌​‌ ‍‌​‍ ‍‌‍‍‌‌‍ ​‍​‍​‍ ​​‍​‍‌‍‍​‌ ​‍‌‍‌‌‌‍‌‍​‍​‍​ ‍‍​‍​‍‌‍‍​‌ ‌​‌ ‌​‌ ​​‌ ​ ​ ‍‍​‍ ​‍ ‌‍​ ‌‍​ ‌‍ ‌‌ ‌​‌‍‌‌‌‍​ ‌‍ ‍‌‍ ‌‍ ​‌‍ ‌‍‌ ‌‍‍‌‌‍​‌​‍ ‍‌‍​ ‌‍ ‌‍ ‌​‍ ‍‌‍​‍‌ ​‍​‍ ‌‍​‌‌‍‌​‌‍ ‌‌‍‍‌‌‍ ‍​‍ ‌‍‍‌‌‍ ‍‌ ‌​‌‍‌‌‌‍ ‍‌ ‌​​‍ ‌‍‌‌‌‍‌​‌‍‍‌‌ ‌​​‍ ‌‍ ‌‌‍ ‌‍‌​‌‍‌‌​ ‌‌ ​​‌ ​‍‌‍‌‌‌ ​ ‌‍‌‌‌‍ ‍‌ ‌​‌‍​‌‌ ‌​‌‍‍‌‌‍ ‌‍ ‍​ ‍ ‌‍‍‌‌‍‌​​ ‌‌‍​‌​ ‌​​ ‍‌‌‍​‍​ ‌ ​ ​​​ ‌‍​ ‌ ​‍ ‌‌‍​ ‌‍​ ‌‍‌​​ ‍‌​‍ ‌​ ‌​‌‍‌​​ ​‍​ ‍‌​‍ ‌​ ‍‌‌‍​‍‌‍‌​​ ​‌​‍ ‌‌‍‌‌​ ​ ​ ‍‌​ ​‌​ ‍​​ ‌​​ ‍​​ ​​​ ‌‌‌‍‌‍‌‍‌​‌‍‌‍​ ‍ ‌ ‌​‌ ‍‌‌ ​​‌‍‌‌​ ‌‌ ​​‌ ​‍‌‍ ‌‍‌​‌ ‌‌‌‍​ ‌ ‌​​ ‍ ‌ ​​‌‍​‌‌ ‌​‌‍‍​​ ‌‌‍ ‍‌‍​‌‌‍ ‌‌‍‌‌​‍‌‌​ ‌‌‌​​‍‌‌ ‌‍‍ ‌‍‌‌‌ ‍‌​‍‌‌​ ​ ‌​‌​​‍‌‌​ ​ ‌​‌​​‍‌‌​ ​‍​ ​‍‌ ​​‌ ‌​​‍‌‌​ ​‍​ ​‍​‍‌‌​ ‌‌‌​‌​​‍ ‍‌ ‌‍‌‍​‌‌‍ ​‌ ‌‌‌‍‌‌​ ‌‍​‍‌‍​‌‌ ​ ‌‍‌‌‌‌‌‌‌ ​‍‌‍ ​​ ‌‌‍‍​‌ ‌​‌ ‌​‌ ​​‌ ​ ​‍‌‌​ ​ ‌​​‌​‍‌‌​ ​‍‌​‌‍​‍‌‌​ ​‍‌​‌‍‌‍​ ‌‍​ ‌‍ ‌‌ ‌​‌‍‌‌‌‍​ ‌‍ ‍‌‍ ‌‍ ​‌‍ ‌‍‌ ‌‍‍‌‌‍​‌​‍ ‍‌‍​ ‌‍ ‌‍ ‌​‍ ‍‌‍​‍‌ ​‍​‍‌‌​ ​‍‌​‌‍‌‍​‌‌‍‌​‌‍ ‌‌‍‍‌‌‍ ‍​‍‌‍‌‍‍‌‌‍‌​​ ‌‌‍​‌​ ‌​​ ‍‌‌‍​‍​ ‌ ​ ​​​ ‌‍​ ‌ ​‍ ‌‌‍​ ‌‍​ ‌‍‌​​ ‍‌​‍ ‌​ ‌​‌‍‌​​ ​‍​ ‍‌​‍ ‌​ ‍‌‌‍​‍‌‍‌​​ ​‌​‍ ‌‌‍‌‌​ ​ ​ ‍‌​ ​‌​ ‍​​ ‌​​ ‍​​ ​​​ ‌‌‌‍‌‍‌‍‌​‌‍‌‍​‍‌‍‌ ‌​‌ ‍‌‌ ​​‌‍‌‌​ ‌‌ ​​‌ ​‍‌‍ ‌‍‌​‌ ‌‌‌‍​ ‌ ‌​​‍‌‍‌ ​​‌‍​‌‌ ‌​‌‍‍​​ ‌‌‍ ‍‌‍​‌‌‍ ‌‌‍‌‌​‍‌‌​ ‌‌‌​​‍‌‌ ‌‍‍ ‌‍‌‌‌ ‍‌​‍‌‌​ ​ ‌​‌​​‍‌‌​ ​ ‌​‌​​‍‌‌​ ​‍​ ​‍‌ ​​‌ ‌​​‍‌‌​ ​‍​ ​‍​‍‌‌​ ‌‌‌​‌​​‍ ‍‌ ‌‍‌‍​‌‌‍ ​‌ ‌‌‌‍‌‌​‍‌‍‌ ​​‌‍‌‌‌ ​‍‌ ​ ‌ ​​‌‍‌‌‌‍​ ‌ ‌​‌‍‍‌‌ ‌‍‌‍‌‌​ ‌‌ ​​‌ ‌‌‌‍​‍‌‍ ​‌‍‍‌‌ ​ ‌‍‍​‌‍‌‌‌‍‌​​‍​‍‌ ‌
APPS​​​​‌ ‍ ​‍​‍‌‍ ‌ ​‍‌‍‍‌‌‍‌ ‌‍‍‌‌‍ ‍​‍​‍​ ‍‍​‍​‍‌ ​ ‌‍​‌‌‍ ‍‌‍‍‌‌ ‌​‌ ‍‌​‍ ‍‌‍‍‌‌‍ ​‍​‍​‍ ​​‍​‍‌‍‍​‌ ​‍‌‍‌‌‌‍‌‍​‍​‍​ ‍‍​‍​‍‌‍‍​‌ ‌​‌ ‌​‌ ​​‌ ​ ​ ‍‍​‍ ​‍ ‌‍​ ‌‍​ ‌‍ ‌‌ ‌​‌‍‌‌‌‍​ ‌‍ ‍‌‍ ‌‍ ​‌‍ ‌‍‌ ‌‍‍‌‌‍​‌​‍ ‍‌‍​ ‌‍ ‌‍ ‌​‍ ‍‌‍​‍‌ ​‍​‍ ‌‍​‌‌‍‌​‌‍ ‌‌‍‍‌‌‍ ‍​‍ ‌‍‍‌‌‍ ‍‌ ‌​‌‍‌‌‌‍ ‍‌ ‌​​‍ ‌‍‌‌‌‍‌​‌‍‍‌‌ ‌​​‍ ‌‍ ‌‌‍ ‌‍‌​‌‍‌‌​ ‌‌ ​​‌ ​‍‌‍‌‌‌ ​ ‌‍‌‌‌‍ ‍‌ ‌​‌‍​‌‌ ‌​‌‍‍‌‌‍ ‌‍ ‍​ ‍ ‌‍‍‌‌‍‌​​ ‌​ ​ ‌‍‌​​ ​‍‌‍‌‌​ ​​​ ​‍​ ​‍‌‍‌‌​‍ ‌​ ‌‌​ ‌ ‌‍​‌​ ‍‌​‍ ‌​ ‌​​ ​‌​ ​‌‌‍​ ​‍ ‌​ ‍‌​ ​‌‌‍‌‍​ ​ ​‍ ‌​ ‌‌‌‍​ ​ ​​​ ‌‍‌‍​‍​ ‌ ‌‍​‌‌‍​‌​ ‌ ​ ‌​​ ‌​​ ​‌​ ‍ ‌ ‌​‌ ‍‌‌ ​​‌‍‌‌​ ‌‌ ​​‌ ​‍‌‍ ‌‍‌​‌ ‌‌‌‍​ ‌ ‌​​ ‍ ‌ ​​‌‍​‌‌ ‌​‌‍‍​​ ‌‌‍ ‍‌‍​‌‌‍ ‌‌‍‌‌​‍‌‌​ ‌‌‌​​‍‌‌ ‌‍‍ ‌‍‌‌‌ ‍‌​‍‌‌​ ​ ‌​‌​​‍‌‌​ ​ ‌​‌​​‍‌‌​ ​‍​ ​‍‌ ​​‌ ‌​​‍‌‌​ ​‍​ ​‍​‍‌‌​ ‌‌‌​‌​​‍ ‍‌ ‌‍‌‍​‌‌‍ ​‌ ‌‌‌‍‌‌​ ‌‍​‍‌‍​‌‌ ​ ‌‍‌‌‌‌‌‌‌ ​‍‌‍ ​​ ‌‌‍‍​‌ ‌​‌ ‌​‌ ​​‌ ​ ​‍‌‌​ ​ ‌​​‌​‍‌‌​ ​‍‌​‌‍​‍‌‌​ ​‍‌​‌‍‌‍​ ‌‍​ ‌‍ ‌‌ ‌​‌‍‌‌‌‍​ ‌‍ ‍‌‍ ‌‍ ​‌‍ ‌‍‌ ‌‍‍‌‌‍​‌​‍ ‍‌‍​ ‌‍ ‌‍ ‌​‍ ‍‌‍​‍‌ ​‍​‍‌‌​ ​‍‌​‌‍‌‍​‌‌‍‌​‌‍ ‌‌‍‍‌‌‍ ‍​‍‌‍‌‍‍‌‌‍‌​​ ‌​ ​ ‌‍‌​​ ​‍‌‍‌‌​ ​​​ ​‍​ ​‍‌‍‌‌​‍ ‌​ ‌‌​ ‌ ‌‍​‌​ ‍‌​‍ ‌​ ‌​​ ​‌​ ​‌‌‍​ ​‍ ‌​ ‍‌​ ​‌‌‍‌‍​ ​ ​‍ ‌​ ‌‌‌‍​ ​ ​​​ ‌‍‌‍​‍​ ‌ ‌‍​‌‌‍​‌​ ‌ ​ ‌​​ ‌​​ ​‌​‍‌‍‌ ‌​‌ ‍‌‌ ​​‌‍‌‌​ ‌‌ ​​‌ ​‍‌‍ ‌‍‌​‌ ‌‌‌‍​ ‌ ‌​​‍‌‍‌ ​​‌‍​‌‌ ‌​‌‍‍​​ ‌‌‍ ‍‌‍​‌‌‍ ‌‌‍‌‌​‍‌‌​ ‌‌‌​​‍‌‌ ‌‍‍ ‌‍‌‌‌ ‍‌​‍‌‌​ ​ ‌​‌​​‍‌‌​ ​ ‌​‌​​‍‌‌​ ​‍​ ​‍‌ ​​‌ ‌​​‍‌‌​ ​‍​ ​‍​‍‌‌​ ‌‌‌​‌​​‍ ‍‌ ‌‍‌‍​‌‌‍ ​‌ ‌‌‌‍‌‌​‍‌‍‌ ​​‌‍‌‌‌ ​‍‌ ​ ‌ ​​‌‍‌‌‌‍​ ‌ ‌​‌‍‍‌‌ ‌‍‌‍‌‌​ ‌‌ ​​‌ ‌‌‌‍​‍‌‍ ​‌‍‍‌‌ ​ ‌‍‍​‌‍‌‌‌‍‌​​‍​‍‌ ‌
Smart Hands​​​​‌ ‍ ​‍​‍‌‍ ‌ ​‍‌‍‍‌‌‍‌ ‌‍‍‌‌‍ ‍​‍​‍​ ‍‍​‍​‍‌ ​ ‌‍​‌‌‍ ‍‌‍‍‌‌ ‌​‌ ‍‌​‍ ‍‌‍‍‌‌‍ ​‍​‍​‍ ​​‍​‍‌‍‍​‌ ​‍‌‍‌‌‌‍‌‍​‍​‍​ ‍‍​‍​‍‌‍‍​‌ ‌​‌ ‌​‌ ​​‌ ​ ​ ‍‍​‍ ​‍ ‌‍​ ‌‍​ ‌‍ ‌‌ ‌​‌‍‌‌‌‍​ ‌‍ ‍‌‍ ‌‍ ​‌‍ ‌‍‌ ‌‍‍‌‌‍​‌​‍ ‍‌‍​ ‌‍ ‌‍ ‌​‍ ‍‌‍​‍‌ ​‍​‍ ‌‍​‌‌‍‌​‌‍ ‌‌‍‍‌‌‍ ‍​‍ ‌‍‍‌‌‍ ‍‌ ‌​‌‍‌‌‌‍ ‍‌ ‌​​‍ ‌‍‌‌‌‍‌​‌‍‍‌‌ ‌​​‍ ‌‍ ‌‌‍ ‌‍‌​‌‍‌‌​ ‌‌ ​​‌ ​‍‌‍‌‌‌ ​ ‌‍‌‌‌‍ ‍‌ ‌​‌‍​‌‌ ‌​‌‍‍‌‌‍ ‌‍ ‍​ ‍ ‌‍‍‌‌‍‌​​ ‌​ ​ ​ ​‍​ ‌ ​ ​​​ ‍‌​ ​‌​ ‌ ​ ‌​​‍ ‌​ ‌‌‌‍‌​​ ‍​​ ​ ​‍ ‌​ ‌​​ ‌‌​ ‌‌​ ‌ ​‍ ‌​ ‍‌​ ​‍​ ‌‌​ ​‌​‍ ‌​ ‍‌‌‍​‌‌‍‌​​ ‍‌​ ​​‌‍‌​​ ‌‍​ ‌‌​ ​‌​ ​ ​ ‌​​ ​‌​ ‍ ‌ ‌​‌ ‍‌‌ ​​‌‍‌‌​ ‌‌ ​​‌ ​‍‌‍ ‌‍‌​‌ ‌‌‌‍​ ‌ ‌​​ ‍ ‌ ​​‌‍​‌‌ ‌​‌‍‍​​ ‌‌‍ ‍‌‍​‌‌‍ ‌‌‍‌‌​‍‌‌​ ‌‌‌​​‍‌‌ ‌‍‍ ‌‍‌‌‌ ‍‌​‍‌‌​ ​ ‌​‌​​‍‌‌​ ​ ‌​‌​​‍‌‌​ ​‍​ ​‍‌ ​​‌ ‌​​‍‌‌​ ​‍​ ​‍​‍‌‌​ ‌‌‌​‌​​‍ ‍‌ ‌‍‌‍​‌‌‍ ​‌ ‌‌‌‍‌‌​ ‌‍​‍‌‍​‌‌ ​ ‌‍‌‌‌‌‌‌‌ ​‍‌‍ ​​ ‌‌‍‍​‌ ‌​‌ ‌​‌ ​​‌ ​ ​‍‌‌​ ​ ‌​​‌​‍‌‌​ ​‍‌​‌‍​‍‌‌​ ​‍‌​‌‍‌‍​ ‌‍​ ‌‍ ‌‌ ‌​‌‍‌‌‌‍​ ‌‍ ‍‌‍ ‌‍ ​‌‍ ‌‍‌ ‌‍‍‌‌‍​‌​‍ ‍‌‍​ ‌‍ ‌‍ ‌​‍ ‍‌‍​‍‌ ​‍​‍‌‌​ ​‍‌​‌‍‌‍​‌‌‍‌​‌‍ ‌‌‍‍‌‌‍ ‍​‍‌‍‌‍‍‌‌‍‌​​ ‌​ ​ ​ ​‍​ ‌ ​ ​​​ ‍‌​ ​‌​ ‌ ​ ‌​​‍ ‌​ ‌‌‌‍‌​​ ‍​​ ​ ​‍ ‌​ ‌​​ ‌‌​ ‌‌​ ‌ ​‍ ‌​ ‍‌​ ​‍​ ‌‌​ ​‌​‍ ‌​ ‍‌‌‍​‌‌‍‌​​ ‍‌​ ​​‌‍‌​​ ‌‍​ ‌‌​ ​‌​ ​ ​ ‌​​ ​‌​‍‌‍‌ ‌​‌ ‍‌‌ ​​‌‍‌‌​ ‌‌ ​​‌ ​‍‌‍ ‌‍‌​‌ ‌‌‌‍​ ‌ ‌​​‍‌‍‌ ​​‌‍​‌‌ ‌​‌‍‍​​ ‌‌‍ ‍‌‍​‌‌‍ ‌‌‍‌‌​‍‌‌​ ‌‌‌​​‍‌‌ ‌‍‍ ‌‍‌‌‌ ‍‌​‍‌‌​ ​ ‌​‌​​‍‌‌​ ​ ‌​‌​​‍‌‌​ ​‍​ ​‍‌ ​​‌ ‌​​‍‌‌​ ​‍​ ​‍​‍‌‌​ ‌‌‌​‌​​‍ ‍‌ ‌‍‌‍​‌‌‍ ​‌ ‌‌‌‍‌‌​‍‌‍‌ ​​‌‍‌‌‌ ​‍‌ ​ ‌ ​​‌‍‌‌‌‍​ ‌ ‌​‌‍‍‌‌ ‌‍‌‍‌‌​ ‌‌ ​​‌ ‌‌‌‍​‍‌‍ ​‌‍‍‌‌ ​ ‌‍‍​‌‍‌‌‌‍‌​​‍​‍‌ ‌
Smart Hub​​​​‌ ‍ ​‍​‍‌‍ ‌ ​‍‌‍‍‌‌‍‌ ‌‍‍‌‌‍ ‍​‍​‍​ ‍‍​‍​‍‌ ​ ‌‍​‌‌‍ ‍‌‍‍‌‌ ‌​‌ ‍‌​‍ ‍‌‍‍‌‌‍ ​‍​‍​‍ ​​‍​‍‌‍‍​‌ ​‍‌‍‌‌‌‍‌‍​‍​‍​ ‍‍​‍​‍‌‍‍​‌ ‌​‌ ‌​‌ ​​‌ ​ ​ ‍‍​‍ ​‍ ‌‍​ ‌‍​ ‌‍ ‌‌ ‌​‌‍‌‌‌‍​ ‌‍ ‍‌‍ ‌‍ ​‌‍ ‌‍‌ ‌‍‍‌‌‍​‌​‍ ‍‌‍​ ‌‍ ‌‍ ‌​‍ ‍‌‍​‍‌ ​‍​‍ ‌‍​‌‌‍‌​‌‍ ‌‌‍‍‌‌‍ ‍​‍ ‌‍‍‌‌‍ ‍‌ ‌​‌‍‌‌‌‍ ‍‌ ‌​​‍ ‌‍‌‌‌‍‌​‌‍‍‌‌ ‌​​‍ ‌‍ ‌‌‍ ‌‍‌​‌‍‌‌​ ‌‌ ​​‌ ​‍‌‍‌‌‌ ​ ‌‍‌‌‌‍ ‍‌ ‌​‌‍​‌‌ ‌​‌‍‍‌‌‍ ‌‍ ‍​ ‍ ‌‍‍‌‌‍‌​​ ‌​ ​​​ ‌‌‌‍​‍‌‍‌​‌‍​‌‌‍​‍​ ‌‌​ ​​​‍ ‌‌‍‌‌​ ‍​‌‍​‍​ ​‌​‍ ‌​ ‌​​ ​​‌‍​‍​ ‌​​‍ ‌‌‍​‌‌‍‌​​ ‍‌‌‍‌​​‍ ‌​ ‌‍‌‍‌‌​ ​‌‌‍‌‍​ ​​‌‍‌​​ ‌‌​ ‌‌​ ‍​​ ‌​​ ​‍‌‍‌‍​ ‍ ‌ ‌​‌ ‍‌‌ ​​‌‍‌‌​ ‌‌ ​​‌ ​‍‌‍ ‌‍‌​‌ ‌‌‌‍​ ‌ ‌​​ ‍ ‌ ​​‌‍​‌‌ ‌​‌‍‍​​ ‌‌‍ ‍‌‍​‌‌‍ ‌‌‍‌‌​‍‌‌​ ‌‌‌​​‍‌‌ ‌‍‍ ‌‍‌‌‌ ‍‌​‍‌‌​ ​ ‌​‌​​‍‌‌​ ​ ‌​‌​​‍‌‌​ ​‍​ ​‍‌ ​​‌ ‌​​‍‌‌​ ​‍​ ​‍​‍‌‌​ ‌‌‌​‌​​‍ ‍‌ ‌‍‌‍​‌‌‍ ​‌ ‌‌‌‍‌‌​ ‌‍​‍‌‍​‌‌ ​ ‌‍‌‌‌‌‌‌‌ ​‍‌‍ ​​ ‌‌‍‍​‌ ‌​‌ ‌​‌ ​​‌ ​ ​‍‌‌​ ​ ‌​​‌​‍‌‌​ ​‍‌​‌‍​‍‌‌​ ​‍‌​‌‍‌‍​ ‌‍​ ‌‍ ‌‌ ‌​‌‍‌‌‌‍​ ‌‍ ‍‌‍ ‌‍ ​‌‍ ‌‍‌ ‌‍‍‌‌‍​‌​‍ ‍‌‍​ ‌‍ ‌‍ ‌​‍ ‍‌‍​‍‌ ​‍​‍‌‌​ ​‍‌​‌‍‌‍​‌‌‍‌​‌‍ ‌‌‍‍‌‌‍ ‍​‍‌‍‌‍‍‌‌‍‌​​ ‌​ ​​​ ‌‌‌‍​‍‌‍‌​‌‍​‌‌‍​‍​ ‌‌​ ​​​‍ ‌‌‍‌‌​ ‍​‌‍​‍​ ​‌​‍ ‌​ ‌​​ ​​‌‍​‍​ ‌​​‍ ‌‌‍​‌‌‍‌​​ ‍‌‌‍‌​​‍ ‌​ ‌‍‌‍‌‌​ ​‌‌‍‌‍​ ​​‌‍‌​​ ‌‌​ ‌‌​ ‍​​ ‌​​ ​‍‌‍‌‍​‍‌‍‌ ‌​‌ ‍‌‌ ​​‌‍‌‌​ ‌‌ ​​‌ ​‍‌‍ ‌‍‌​‌ ‌‌‌‍​ ‌ ‌​​‍‌‍‌ ​​‌‍​‌‌ ‌​‌‍‍​​ ‌‌‍ ‍‌‍​‌‌‍ ‌‌‍‌‌​‍‌‌​ ‌‌‌​​‍‌‌ ‌‍‍ ‌‍‌‌‌ ‍‌​‍‌‌​ ​ ‌​‌​​‍‌‌​ ​ ‌​‌​​‍‌‌​ ​‍​ ​‍‌ ​​‌ ‌​​‍‌‌​ ​‍​ ​‍​‍‌‌​ ‌‌‌​‌​​‍ ‍‌ ‌‍‌‍​‌‌‍ ​‌ ‌‌‌‍‌‌​‍‌‍‌ ​​‌‍‌‌‌ ​‍‌ ​ ‌ ​​‌‍‌‌‌‍​ ‌ ‌​‌‍‍‌‌ ‌‍‌‍‌‌​ ‌‌ ​​‌ ‌‌‌‍​‍‌‍ ​‌‍‍‌‌ ​ ‌‍‍​‌‍‌‌‌‍‌​​‍​‍‌ ‌
Indústrias​​​​‌ ‍ ​‍​‍‌‍ ‌ ​‍‌‍‍‌‌‍‌ ‌‍‍‌‌‍ ‍​‍​‍​ ‍‍​‍​‍‌ ​ ‌‍​‌‌‍ ‍‌‍‍‌‌ ‌​‌ ‍‌​‍ ‍‌‍‍‌‌‍ ​‍​‍​‍ ​​‍​‍‌‍‍​‌ ​‍‌‍‌‌‌‍‌‍​‍​‍​ ‍‍​‍​‍‌‍‍​‌ ‌​‌ ‌​‌ ​​‌ ​ ​ ‍‍​‍ ​‍ ‌‍​ ‌‍​ ‌‍ ‌‌ ‌​‌‍‌‌‌‍​ ‌‍ ‍‌‍ ‌‍ ​‌‍ ‌‍‌ ‌‍‍‌‌‍​‌​‍ ‍‌‍​ ‌‍ ‌‍ ‌​‍ ‍‌‍​‍‌ ​‍​‍ ‌‍​‌‌‍‌​‌‍ ‌‌‍‍‌‌‍ ‍​‍ ‌‍‍‌‌‍ ‍‌ ‌​‌‍‌‌‌‍ ‍‌ ‌​​‍ ‌‍‌‌‌‍‌​‌‍‍‌‌ ‌​​‍ ‌‍ ‌‌‍ ‌‍‌​‌‍‌‌​ ‌‌ ​​‌ ​‍‌‍‌‌‌ ​ ‌‍‌‌‌‍ ‍‌ ‌​‌‍​‌‌ ‌​‌‍‍‌‌‍ ‌‍ ‍​ ‍ ‌‍‍‌‌‍‌​​ ‌‌‍‌‍‌‍ ‌‍ ‌ ‌​‌‍‌‌‌ ​‍​ ‍ ‌ ‌​‌ ‍‌‌ ​​‌‍‌‌​ ‌‌‍‌‍‌‍ ‌‍ ‌ ‌​‌‍‌‌‌ ​‍​ ‍ ‌ ​​‌‍​‌‌ ‌​‌‍‍​​ ‌‌ ​ ‌‍‌‌‌‍‌ ‌‍ ‌‌‍‌‌‌‍ ‍‌ ‌​‌ ​ ‌‌‌​‌‍‍‌‌ ‌​‌‍ ​‌‍‌‌​‍‌‌​ ‌‌‌​​‍‌‌ ‌‍‍ ‌‍‌‌‌ ‍‌​‍‌‌​ ​ ‌​‌​​‍‌‌​ ​ ‌​‌​​‍‌‌​ ​‍​ ​‍‌ ​​‌ ‌​​‍‌‌​ ​‍​ ​‍​‍‌‌​ ‌‌‌​‌​​‍ ‍‌ ‌‍‌‍​‌‌‍ ​‌ ‌‌‌‍‌‌​ ‌‍​‍‌‍​‌‌ ​ ‌‍‌‌‌‌‌‌‌ ​‍‌‍ ​​ ‌‌‍‍​‌ ‌​‌ ‌​‌ ​​‌ ​ ​‍‌‌​ ​ ‌​​‌​‍‌‌​ ​‍‌​‌‍​‍‌‌​ ​‍‌​‌‍‌‍​ ‌‍​ ‌‍ ‌‌ ‌​‌‍‌‌‌‍​ ‌‍ ‍‌‍ ‌‍ ​‌‍ ‌‍‌ ‌‍‍‌‌‍​‌​‍ ‍‌‍​ ‌‍ ‌‍ ‌​‍ ‍‌‍​‍‌ ​‍​‍‌‌​ ​‍‌​‌‍‌‍​‌‌‍‌​‌‍ ‌‌‍‍‌‌‍ ‍​‍‌‍‌‍‍‌‌‍‌​​ ‌‌‍‌‍‌‍ ‌‍ ‌ ‌​‌‍‌‌‌ ​‍​‍‌‍‌ ‌​‌ ‍‌‌ ​​‌‍‌‌​ ‌‌‍‌‍‌‍ ‌‍ ‌ ‌​‌‍‌‌‌ ​‍​‍‌‍‌ ​​‌‍​‌‌ ‌​‌‍‍​​ ‌‌ ​ ‌‍‌‌‌‍‌ ‌‍ ‌‌‍‌‌‌‍ ‍‌ ‌​‌ ​ ‌‌‌​‌‍‍‌‌ ‌​‌‍ ​‌‍‌‌​‍‌‌​ ‌‌‌​​‍‌‌ ‌‍‍ ‌‍‌‌‌ ‍‌​‍‌‌​ ​ ‌​‌​​‍‌‌​ ​ ‌​‌​​‍‌‌​ ​‍​ ​‍‌ ​​‌ ‌​​‍‌‌​ ​‍​ ​‍​‍‌‌​ ‌‌‌​‌​​‍ ‍‌ ‌‍‌‍​‌‌‍ ​‌ ‌‌‌‍‌‌​‍‌‍‌ ​​‌‍‌‌‌ ​‍‌ ​ ‌ ​​‌‍‌‌‌‍​ ‌ ‌​‌‍‍‌‌ ‌‍‌‍‌‌​ ‌‌ ​​‌ ‌‌‌‍​‍‌‍ ​‌‍‍‌‌ ​ ‌‍‍​‌‍‌‌‌‍‌​​‍​‍‌ ‌
Automotivo​​​​‌ ‍ ​‍​‍‌‍ ‌ ​‍‌‍‍‌‌‍‌ ‌‍‍‌‌‍ ‍​‍​‍​ ‍‍​‍​‍‌ ​ ‌‍​‌‌‍ ‍‌‍‍‌‌ ‌​‌ ‍‌​‍ ‍‌‍‍‌‌‍ ​‍​‍​‍ ​​‍​‍‌‍‍​‌ ​‍‌‍‌‌‌‍‌‍​‍​‍​ ‍‍​‍​‍‌‍‍​‌ ‌​‌ ‌​‌ ​​‌ ​ ​ ‍‍​‍ ​‍ ‌‍​ ‌‍​ ‌‍ ‌‌ ‌​‌‍‌‌‌‍​ ‌‍ ‍‌‍ ‌‍ ​‌‍ ‌‍‌ ‌‍‍‌‌‍​‌​‍ ‍‌‍​ ‌‍ ‌‍ ‌​‍ ‍‌‍​‍‌ ​‍​‍ ‌‍​‌‌‍‌​‌‍ ‌‌‍‍‌‌‍ ‍​‍ ‌‍‍‌‌‍ ‍‌ ‌​‌‍‌‌‌‍ ‍‌ ‌​​‍ ‌‍‌‌‌‍‌​‌‍‍‌‌ ‌​​‍ ‌‍ ‌‌‍ ‌‍‌​‌‍‌‌​ ‌‌ ​​‌ ​‍‌‍‌‌‌ ​ ‌‍‌‌‌‍ ‍‌ ‌​‌‍​‌‌ ‌​‌‍‍‌‌‍ ‌‍ ‍​ ‍ ‌‍‍‌‌‍‌​​ ‌​ ​‌‌‍‌‍‌‍‌​‌‍​‍‌‍​‍​ ‍​‌‍​‌​ ‌‌​‍ ‌‌‍‌‍​ ​ ​ ​​‌‍​‌​‍ ‌​ ‌​​ ‍​​ ‌‍​ ​ ​‍ ‌​ ‍‌​ ‌‌​ ‌‌​ ‌ ​‍ ‌‌‍‌​‌‍‌‌​ ‌ ​ ‌‌​ ​​​ ​‌​ ​‍​ ‍​‌‍​‍‌‍‌​‌‍​ ‌‍​ ​ ‍ ‌ ‌​‌ ‍‌‌ ​​‌‍‌‌​ ‌‌ ​ ‌‍‌‌‌‍‌ ‌‍ ‌‌‍‌‌‌‍ ‍‌ ‌​​ ‍ ‌ ​​‌‍​‌‌ ‌​‌‍‍​​ ‌‌ ‌​‌‍‍‌‌ ‌​‌‍ ​‌‍‌‌​‍‌‌​ ‌‌‌​​‍‌‌ ‌‍‍ ‌‍‌‌‌ ‍‌​‍‌‌​ ​ ‌​‌​​‍‌‌​ ​ ‌​‌​​‍‌‌​ ​‍​ ​‍‌ ​​‌ ‌​​‍‌‌​ ​‍​ ​‍​‍‌‌​ ‌‌‌​‌​​‍ ‍‌ ‌‍‌‍​‌‌‍ ​‌ ‌‌‌‍‌‌​ ‌‍​‍‌‍​‌‌ ​ ‌‍‌‌‌‌‌‌‌ ​‍‌‍ ​​ ‌‌‍‍​‌ ‌​‌ ‌​‌ ​​‌ ​ ​‍‌‌​ ​ ‌​​‌​‍‌‌​ ​‍‌​‌‍​‍‌‌​ ​‍‌​‌‍‌‍​ ‌‍​ ‌‍ ‌‌ ‌​‌‍‌‌‌‍​ ‌‍ ‍‌‍ ‌‍ ​‌‍ ‌‍‌ ‌‍‍‌‌‍​‌​‍ ‍‌‍​ ‌‍ ‌‍ ‌​‍ ‍‌‍​‍‌ ​‍​‍‌‌​ ​‍‌​‌‍‌‍​‌‌‍‌​‌‍ ‌‌‍‍‌‌‍ ‍​‍‌‍‌‍‍‌‌‍‌​​ ‌​ ​‌‌‍‌‍‌‍‌​‌‍​‍‌‍​‍​ ‍​‌‍​‌​ ‌‌​‍ ‌‌‍‌‍​ ​ ​ ​​‌‍​‌​‍ ‌​ ‌​​ ‍​​ ‌‍​ ​ ​‍ ‌​ ‍‌​ ‌‌​ ‌‌​ ‌ ​‍ ‌‌‍‌​‌‍‌‌​ ‌ ​ ‌‌​ ​​​ ​‌​ ​‍​ ‍​‌‍​‍‌‍‌​‌‍​ ‌‍​ ​‍‌‍‌ ‌​‌ ‍‌‌ ​​‌‍‌‌​ ‌‌ ​ ‌‍‌‌‌‍‌ ‌‍ ‌‌‍‌‌‌‍ ‍‌ ‌​​‍‌‍‌ ​​‌‍​‌‌ ‌​‌‍‍​​ ‌‌ ‌​‌‍‍‌‌ ‌​‌‍ ​‌‍‌‌​‍‌‌​ ‌‌‌​​‍‌‌ ‌‍‍ ‌‍‌‌‌ ‍‌​‍‌‌​ ​ ‌​‌​​‍‌‌​ ​ ‌​‌​​‍‌‌​ ​‍​ ​‍‌ ​​‌ ‌​​‍‌‌​ ​‍​ ​‍​‍‌‌​ ‌‌‌​‌​​‍ ‍‌ ‌‍‌‍​‌‌‍ ​‌ ‌‌‌‍‌‌​‍‌‍‌ ​​‌‍‌‌‌ ​‍‌ ​ ‌ ​​‌‍‌‌‌‍​ ‌ ‌​‌‍‍‌‌ ‌‍‌‍‌‌​ ‌‌ ​​‌ ‌‌‌‍​‍‌‍ ​‌‍‍‌‌ ​ ‌‍‍​‌‍‌‌‌‍‌​​‍​‍‌ ‌
Agronegócio​​​​‌ ‍ ​‍​‍‌‍ ‌ ​‍‌‍‍‌‌‍‌ ‌‍‍‌‌‍ ‍​‍​‍​ ‍‍​‍​‍‌ ​ ‌‍​‌‌‍ ‍‌‍‍‌‌ ‌​‌ ‍‌​‍ ‍‌‍‍‌‌‍ ​‍​‍​‍ ​​‍​‍‌‍‍​‌ ​‍‌‍‌‌‌‍‌‍​‍​‍​ ‍‍​‍​‍‌‍‍​‌ ‌​‌ ‌​‌ ​​‌ ​ ​ ‍‍​‍ ​‍ ‌‍​ ‌‍​ ‌‍ ‌‌ ‌​‌‍‌‌‌‍​ ‌‍ ‍‌‍ ‌‍ ​‌‍ ‌‍‌ ‌‍‍‌‌‍​‌​‍ ‍‌‍​ ‌‍ ‌‍ ‌​‍ ‍‌‍​‍‌ ​‍​‍ ‌‍​‌‌‍‌​‌‍ ‌‌‍‍‌‌‍ ‍​‍ ‌‍‍‌‌‍ ‍‌ ‌​‌‍‌‌‌‍ ‍‌ ‌​​‍ ‌‍‌‌‌‍‌​‌‍‍‌‌ ‌​​‍ ‌‍ ‌‌‍ ‌‍‌​‌‍‌‌​ ‌‌ ​​‌ ​‍‌‍‌‌‌ ​ ‌‍‌‌‌‍ ‍‌ ‌​‌‍​‌‌ ‌​‌‍‍‌‌‍ ‌‍ ‍​ ‍ ‌‍‍‌‌‍‌​​ ‌​ ​‌​ ‌‌​ ​ ‌‍‌‍‌‍‌​​ ‌​​ ‌‌​ ​​​‍ ‌​ ‌​​ ‌​​ ‌‌​ ‌ ​‍ ‌​ ‌​‌‍‌‌​ ​ ​ ‍‌​‍ ‌​ ‍‌‌‍​‍​ ​‌​ ‌​​‍ ‌​ ‌​​ ‍​‌‍​‍​ ‌ ​ ‌ ​ ​‍​ ‌‍‌‍​ ‌‍​‍​ ‌​​ ​‌‌‍​‌​ ‍ ‌ ‌​‌ ‍‌‌ ​​‌‍‌‌​ ‌‌ ​ ‌‍‌‌‌‍‌ ‌‍ ‌‌‍‌‌‌‍ ‍‌ ‌​​ ‍ ‌ ​​‌‍​‌‌ ‌​‌‍‍​​ ‌‌ ‌​‌‍‍‌‌ ‌​‌‍ ​‌‍‌‌​‍‌‌​ ‌‌‌​​‍‌‌ ‌‍‍ ‌‍‌‌‌ ‍‌​‍‌‌​ ​ ‌​‌​​‍‌‌​ ​ ‌​‌​​‍‌‌​ ​‍​ ​‍‌ ​​‌ ‌​​‍‌‌​ ​‍​ ​‍​‍‌‌​ ‌‌‌​‌​​‍ ‍‌ ‌‍‌‍​‌‌‍ ​‌ ‌‌‌‍‌‌​ ‌‍​‍‌‍​‌‌ ​ ‌‍‌‌‌‌‌‌‌ ​‍‌‍ ​​ ‌‌‍‍​‌ ‌​‌ ‌​‌ ​​‌ ​ ​‍‌‌​ ​ ‌​​‌​‍‌‌​ ​‍‌​‌‍​‍‌‌​ ​‍‌​‌‍‌‍​ ‌‍​ ‌‍ ‌‌ ‌​‌‍‌‌‌‍​ ‌‍ ‍‌‍ ‌‍ ​‌‍ ‌‍‌ ‌‍‍‌‌‍​‌​‍ ‍‌‍​ ‌‍ ‌‍ ‌​‍ ‍‌‍​‍‌ ​‍​‍‌‌​ ​‍‌​‌‍‌‍​‌‌‍‌​‌‍ ‌‌‍‍‌‌‍ ‍​‍‌‍‌‍‍‌‌‍‌​​ ‌​ ​‌​ ‌‌​ ​ ‌‍‌‍‌‍‌​​ ‌​​ ‌‌​ ​​​‍ ‌​ ‌​​ ‌​​ ‌‌​ ‌ ​‍ ‌​ ‌​‌‍‌‌​ ​ ​ ‍‌​‍ ‌​ ‍‌‌‍​‍​ ​‌​ ‌​​‍ ‌​ ‌​​ ‍​‌‍​‍​ ‌ ​ ‌ ​ ​‍​ ‌‍‌‍​ ‌‍​‍​ ‌​​ ​‌‌‍​‌​‍‌‍‌ ‌​‌ ‍‌‌ ​​‌‍‌‌​ ‌‌ ​ ‌‍‌‌‌‍‌ ‌‍ ‌‌‍‌‌‌‍ ‍‌ ‌​​‍‌‍‌ ​​‌‍​‌‌ ‌​‌‍‍​​ ‌‌ ‌​‌‍‍‌‌ ‌​‌‍ ​‌‍‌‌​‍‌‌​ ‌‌‌​​‍‌‌ ‌‍‍ ‌‍‌‌‌ ‍‌​‍‌‌​ ​ ‌​‌​​‍‌‌​ ​ ‌​‌​​‍‌‌​ ​‍​ ​‍‌ ​​‌ ‌​​‍‌‌​ ​‍​ ​‍​‍‌‌​ ‌‌‌​‌​​‍ ‍‌ ‌‍‌‍​‌‌‍ ​‌ ‌‌‌‍‌‌​‍‌‍‌ ​​‌‍‌‌‌ ​‍‌ ​ ‌ ​​‌‍‌‌‌‍​ ‌ ‌​‌‍‍‌‌ ‌‍‌‍‌‌​ ‌‌ ​​‌ ‌‌‌‍​‍‌‍ ​‌‍‍‌‌ ​ ‌‍‍​‌‍‌‌‌‍‌​​‍​‍‌ ‌
Multi-indústria​​​​‌ ‍ ​‍​‍‌‍ ‌ ​‍‌‍‍‌‌‍‌ ‌‍‍‌‌‍ ‍​‍​‍​ ‍‍​‍​‍‌ ​ ‌‍​‌‌‍ ‍‌‍‍‌‌ ‌​‌ ‍‌​‍ ‍‌‍‍‌‌‍ ​‍​‍​‍ ​​‍​‍‌‍‍​‌ ​‍‌‍‌‌‌‍‌‍​‍​‍​ ‍‍​‍​‍‌‍‍​‌ ‌​‌ ‌​‌ ​​‌ ​ ​ ‍‍​‍ ​‍ ‌‍​ ‌‍​ ‌‍ ‌‌ ‌​‌‍‌‌‌‍​ ‌‍ ‍‌‍ ‌‍ ​‌‍ ‌‍‌ ‌‍‍‌‌‍​‌​‍ ‍‌‍​ ‌‍ ‌‍ ‌​‍ ‍‌‍​‍‌ ​‍​‍ ‌‍​‌‌‍‌​‌‍ ‌‌‍‍‌‌‍ ‍​‍ ‌‍‍‌‌‍ ‍‌ ‌​‌‍‌‌‌‍ ‍‌ ‌​​‍ ‌‍‌‌‌‍‌​‌‍‍‌‌ ‌​​‍ ‌‍ ‌‌‍ ‌‍‌​‌‍‌‌​ ‌‌ ​​‌ ​‍‌‍‌‌‌ ​ ‌‍‌‌‌‍ ‍‌ ‌​‌‍​‌‌ ‌​‌‍‍‌‌‍ ‌‍ ‍​ ‍ ‌‍‍‌‌‍‌​​ ‌​ ‌‍‌‍​ ​ ​‍‌‍​‍​ ‌ ‌‍​ ‌‍‌‌​ ‌‌​‍ ‌‌‍‌​‌‍‌​‌‍​ ​ ‌​​‍ ‌​ ‌​‌‍​‌‌‍‌​​ ‍​​‍ ‌​ ‍‌‌‍​‌‌‍​‌‌‍​‍​‍ ‌‌‍​‌​ ‍​​ ‌‍​ ‍‌​ ‍‌​ ‌‍‌‍‌‍‌‍‌‍​ ‌‍​ ‌​​ ‌ ‌‍​‍​ ‍ ‌ ‌​‌ ‍‌‌ ​​‌‍‌‌​ ‌‌ ​ ‌‍‌‌‌‍‌ ‌‍ ‌‌‍‌‌‌‍ ‍‌ ‌​​ ‍ ‌ ​​‌‍​‌‌ ‌​‌‍‍​​ ‌‌ ‌​‌‍‍‌‌ ‌​‌‍ ​‌‍‌‌​‍‌‌​ ‌‌‌​​‍‌‌ ‌‍‍ ‌‍‌‌‌ ‍‌​‍‌‌​ ​ ‌​‌​​‍‌‌​ ​ ‌​‌​​‍‌‌​ ​‍​ ​‍‌ ​​‌ ‌​​‍‌‌​ ​‍​ ​‍​‍‌‌​ ‌‌‌​‌​​‍ ‍‌ ‌‍‌‍​‌‌‍ ​‌ ‌‌‌‍‌‌​ ‌‍​‍‌‍​‌‌ ​ ‌‍‌‌‌‌‌‌‌ ​‍‌‍ ​​ ‌‌‍‍​‌ ‌​‌ ‌​‌ ​​‌ ​ ​‍‌‌​ ​ ‌​​‌​‍‌‌​ ​‍‌​‌‍​‍‌‌​ ​‍‌​‌‍‌‍​ ‌‍​ ‌‍ ‌‌ ‌​‌‍‌‌‌‍​ ‌‍ ‍‌‍ ‌‍ ​‌‍ ‌‍‌ ‌‍‍‌‌‍​‌​‍ ‍‌‍​ ‌‍ ‌‍ ‌​‍ ‍‌‍​‍‌ ​‍​‍‌‌​ ​‍‌​‌‍‌‍​‌‌‍‌​‌‍ ‌‌‍‍‌‌‍ ‍​‍‌‍‌‍‍‌‌‍‌​​ ‌​ ‌‍‌‍​ ​ ​‍‌‍​‍​ ‌ ‌‍​ ‌‍‌‌​ ‌‌​‍ ‌‌‍‌​‌‍‌​‌‍​ ​ ‌​​‍ ‌​ ‌​‌‍​‌‌‍‌​​ ‍​​‍ ‌​ ‍‌‌‍​‌‌‍​‌‌‍​‍​‍ ‌‌‍​‌​ ‍​​ ‌‍​ ‍‌​ ‍‌​ ‌‍‌‍‌‍‌‍‌‍​ ‌‍​ ‌​​ ‌ ‌‍​‍​‍‌‍‌ ‌​‌ ‍‌‌ ​​‌‍‌‌​ ‌‌ ​ ‌‍‌‌‌‍‌ ‌‍ ‌‌‍‌‌‌‍ ‍‌ ‌​​‍‌‍‌ ​​‌‍​‌‌ ‌​‌‍‍​​ ‌‌ ‌​‌‍‍‌‌ ‌​‌‍ ​‌‍‌‌​‍‌‌​ ‌‌‌​​‍‌‌ ‌‍‍ ‌‍‌‌‌ ‍‌​‍‌‌​ ​ ‌​‌​​‍‌‌​ ​ ‌​‌​​‍‌‌​ ​‍​ ​‍‌ ​​‌ ‌​​‍‌‌​ ​‍​ ​‍​‍‌‌​ ‌‌‌​‌​​‍ ‍‌ ‌‍‌‍​‌‌‍ ​‌ ‌‌‌‍‌‌​‍‌‍‌ ​​‌‍‌‌‌ ​‍‌ ​ ‌ ​​‌‍‌‌‌‍​ ‌ ‌​‌‍‍‌‌ ‌‍‌‍‌‌​ ‌‌ ​​‌ ‌‌‌‍​‍‌‍ ​‌‍‍‌‌ ​ ‌‍‍​‌‍‌‌‌‍‌​​‍​‍‌ ‌
Explorar​​​​‌ ‍ ​‍​‍‌‍ ‌ ​‍‌‍‍‌‌‍‌ ‌‍‍‌‌‍ ‍​‍​‍​ ‍‍​‍​‍‌ ​ ‌‍​‌‌‍ ‍‌‍‍‌‌ ‌​‌ ‍‌​‍ ‍‌‍‍‌‌‍ ​‍​‍​‍ ​​‍​‍‌‍‍​‌ ​‍‌‍‌‌‌‍‌‍​‍​‍​ ‍‍​‍​‍‌‍‍​‌ ‌​‌ ‌​‌ ​​‌ ​ ​ ‍‍​‍ ​‍ ‌‍​ ‌‍​ ‌‍ ‌‌ ‌​‌‍‌‌‌‍​ ‌‍ ‍‌‍ ‌‍ ​‌‍ ‌‍‌ ‌‍‍‌‌‍​‌​‍ ‍‌‍​ ‌‍ ‌‍ ‌​‍ ‍‌‍​‍‌ ​‍​‍ ‌‍​‌‌‍‌​‌‍ ‌‌‍‍‌‌‍ ‍​‍ ‌‍‍‌‌‍ ‍‌ ‌​‌‍‌‌‌‍ ‍‌ ‌​​‍ ‌‍‌‌‌‍‌​‌‍‍‌‌ ‌​​‍ ‌‍ ‌‌‍ ‌‍‌​‌‍‌‌​ ‌‌ ​​‌ ​‍‌‍‌‌‌ ​ ‌‍‌‌‌‍ ‍‌ ‌​‌‍​‌‌ ‌​‌‍‍‌‌‍ ‌‍ ‍​ ‍ ‌‍‍‌‌‍‌​​ ‌‌‍‌‍‌‍ ‌‍ ‌ ‌​‌‍‌‌‌ ​‍​ ‍ ‌ ‌​‌ ‍‌‌ ​​‌‍‌‌​ ‌‌‍‌‍‌‍ ‌‍ ‌ ‌​‌‍‌‌‌ ​‍​ ‍ ‌ ​​‌‍​‌‌ ‌​‌‍‍​​ ‌‌‍‌‍‌‍ ‌‍ ‌ ‌​‌‍‌‌‌ ​‍‌​‌ ‌ ​‍‌‍ ‌ ‌‌‌ ​​‌ ​ ​‍‌‌​ ‌‌‌​​‍‌‌ ‌‍‍ ‌‍‌‌‌ ‍‌​‍‌‌​ ​ ‌​‌​​‍‌‌​ ​ ‌​‌​​‍‌‌​ ​‍​ ​‍​ ​ ‌‍​‌​ ​ ‌‍​‌​ ​ ‌‍‌‌​ ​‍​ ​ ‌‍‌​​ ‌‌‌‍‌‍​ ‍​​‍‌‌​ ​‍​ ​‍​‍‌‌​ ‌‌‌​‌​​‍ ‍‌‍ ‍‌‍​‌‌‍ ‌‌‍‌‌​‍‌‌​ ‌‌‌​​‍‌‌ ‌‍‍ ‌‍‌‌‌ ‍‌​‍‌‌​ ​ ‌​‌​​‍‌‌​ ​ ‌​‌​​‍‌‌​ ​‍​ ​‍‌ ​​‌ ‌​​‍‌‌​ ​‍​ ​‍​‍‌‌​ ‌‌‌​‌​​‍ ‍‌ ‌‍‌‍​‌‌‍ ​‌ ‌‌‌‍‌‌​ ‌‍​‍‌‍​‌‌ ​ ‌‍‌‌‌‌‌‌‌ ​‍‌‍ ​​ ‌‌‍‍​‌ ‌​‌ ‌​‌ ​​‌ ​ ​‍‌‌​ ​ ‌​​‌​‍‌‌​ ​‍‌​‌‍​‍‌‌​ ​‍‌​‌‍‌‍​ ‌‍​ ‌‍ ‌‌ ‌​‌‍‌‌‌‍​ ‌‍ ‍‌‍ ‌‍ ​‌‍ ‌‍‌ ‌‍‍‌‌‍​‌​‍ ‍‌‍​ ‌‍ ‌‍ ‌​‍ ‍‌‍​‍‌ ​‍​‍‌‌​ ​‍‌​‌‍‌‍​‌‌‍‌​‌‍ ‌‌‍‍‌‌‍ ‍​‍‌‍‌‍‍‌‌‍‌​​ ‌‌‍‌‍‌‍ ‌‍ ‌ ‌​‌‍‌‌‌ ​‍​‍‌‍‌ ‌​‌ ‍‌‌ ​​‌‍‌‌​ ‌‌‍‌‍‌‍ ‌‍ ‌ ‌​‌‍‌‌‌ ​‍​‍‌‍‌ ​​‌‍​‌‌ ‌​‌‍‍​​ ‌‌‍‌‍‌‍ ‌‍ ‌ ‌​‌‍‌‌‌ ​‍‌​‌ ‌ ​‍‌‍ ‌ ‌‌‌ ​​‌ ​ ​‍‌‌​ ‌‌‌​​‍‌‌ ‌‍‍ ‌‍‌‌‌ ‍‌​‍‌‌​ ​ ‌​‌​​‍‌‌​ ​ ‌​‌​​‍‌‌​ ​‍​ ​‍​ ​ ‌‍​‌​ ​ ‌‍​‌​ ​ ‌‍‌‌​ ​‍​ ​ ‌‍‌​​ ‌‌‌‍‌‍​ ‍​​‍‌‌​ ​‍​ ​‍​‍‌‌​ ‌‌‌​‌​​‍ ‍‌‍ ‍‌‍​‌‌‍ ‌‌‍‌‌​‍‌‌​ ‌‌‌​​‍‌‌ ‌‍‍ ‌‍‌‌‌ ‍‌​‍‌‌​ ​ ‌​‌​​‍‌‌​ ​ ‌​‌​​‍‌‌​ ​‍​ ​‍‌ ​​‌ ‌​​‍‌‌​ ​‍​ ​‍​‍‌‌​ ‌‌‌​‌​​‍ ‍‌ ‌‍‌‍​‌‌‍ ​‌ ‌‌‌‍‌‌​‍‌‍‌ ​​‌‍‌‌‌ ​‍‌ ​ ‌ ​​‌‍‌‌‌‍​ ‌ ‌​‌‍‍‌‌ ‌‍‌‍‌‌​ ‌‌ ​​‌ ‌‌‌‍​‍‌‍ ​‌‍‍‌‌ ​ ‌‍‍​‌‍‌‌‌‍‌​​‍​‍‌ ‌
Sobre nós​​​​‌ ‍ ​‍​‍‌‍ ‌ ​‍‌‍‍‌‌‍‌ ‌‍‍‌‌‍ ‍​‍​‍​ ‍‍​‍​‍‌ ​ ‌‍​‌‌‍ ‍‌‍‍‌‌ ‌​‌ ‍‌​‍ ‍‌‍‍‌‌‍ ​‍​‍​‍ ​​‍​‍‌‍‍​‌ ​‍‌‍‌‌‌‍‌‍​‍​‍​ ‍‍​‍​‍‌‍‍​‌ ‌​‌ ‌​‌ ​​‌ ​ ​ ‍‍​‍ ​‍ ‌‍​ ‌‍​ ‌‍ ‌‌ ‌​‌‍‌‌‌‍​ ‌‍ ‍‌‍ ‌‍ ​‌‍ ‌‍‌ ‌‍‍‌‌‍​‌​‍ ‍‌‍​ ‌‍ ‌‍ ‌​‍ ‍‌‍​‍‌ ​‍​‍ ‌‍​‌‌‍‌​‌‍ ‌‌‍‍‌‌‍ ‍​‍ ‌‍‍‌‌‍ ‍‌ ‌​‌‍‌‌‌‍ ‍‌ ‌​​‍ ‌‍‌‌‌‍‌​‌‍‍‌‌ ‌​​‍ ‌‍ ‌‌‍ ‌‍‌​‌‍‌‌​ ‌‌ ​​‌ ​‍‌‍‌‌‌ ​ ‌‍‌‌‌‍ ‍‌ ‌​‌‍​‌‌ ‌​‌‍‍‌‌‍ ‌‍ ‍​ ‍ ‌‍‍‌‌‍‌​​ ‌‌‍‌‍‌‍ ‌‍ ‌ ‌​‌‍‌‌‌ ​‍​ ‍ ‌ ‌​‌ ‍‌‌ ​​‌‍‌‌​ ‌‌‍‌‍‌‍ ‌‍ ‌ ‌​‌‍‌‌‌ ​‍​ ‍ ‌ ​​‌‍​‌‌ ‌​‌‍‍​​ ‌‌‍‌‍‌‍ ‌‍ ‌ ‌​‌‍‌‌‌ ​‍‌​‌ ‌ ​‍‌‍ ‌ ‌‌‌ ​​‌ ​ ​‍‌‌​ ‌‌‌​​‍‌‌ ‌‍‍ ‌‍‌‌‌ ‍‌​‍‌‌​ ​ ‌​‌​​‍‌‌​ ​ ‌​‌​​‍‌‌​ ​‍​ ​‍​ ​ ‌‍​‌​ ​ ‌‍​‌​ ​ ‌‍‌‌​ ​‍​ ​ ‌‍‌​​ ‌‌‌‍‌‍​ ‍​​‍‌‌​ ​‍​ ​‍​‍‌‌​ ‌‌‌​‌​​‍ ‍‌‍‌‍‌‍ ‌‍ ‌ ‌​‌‍‌‌‌ ​‍‌​‍‌‌ ‌​‌‍‌‌‌‍ ‌‌ ​ ​‍‌‌​ ‌‌‌​​‍‌‌ ‌‍‍ ‌‍‌‌‌ ‍‌​‍‌‌​ ​ ‌​‌​​‍‌‌​ ​ ‌​‌​​‍‌‌​ ​‍​ ​‍​ ​ ‌‍‌​​ ​‌​ ​​​ ​ ‌‍​‌‌‍​ ‌‍‌​‌‍​‌‌‍​‌​ ​​‌‍‌‍​‍‌‌​ ​‍​ ​‍​‍‌‌​ ‌‌‌​‌​​‍ ‍‌‍ ​‌‍​‌‌‍​‍‌‍‌‌‌‍ ​​‍‌‌​ ‌‌‌​​‍‌‌ ‌‍‍ ‌‍‌‌‌ ‍‌​‍‌‌​ ​ ‌​‌​​‍‌‌​ ​ ‌​‌​​‍‌‌​ ​‍​ ​‍‌ ​​‌ ‌​​‍‌‌​ ​‍​ ​‍​‍‌‌​ ‌‌‌​‌​​‍ ‍‌ ‌‍‌‍​‌‌‍ ​‌ ‌‌‌‍‌‌​ ‌‍​‍‌‍​‌‌ ​ ‌‍‌‌‌‌‌‌‌ ​‍‌‍ ​​ ‌‌‍‍​‌ ‌​‌ ‌​‌ ​​‌ ​ ​‍‌‌​ ​ ‌​​‌​‍‌‌​ ​‍‌​‌‍​‍‌‌​ ​‍‌​‌‍‌‍​ ‌‍​ ‌‍ ‌‌ ‌​‌‍‌‌‌‍​ ‌‍ ‍‌‍ ‌‍ ​‌‍ ‌‍‌ ‌‍‍‌‌‍​‌​‍ ‍‌‍​ ‌‍ ‌‍ ‌​‍ ‍‌‍​‍‌ ​‍​‍‌‌​ ​‍‌​‌‍‌‍​‌‌‍‌​‌‍ ‌‌‍‍‌‌‍ ‍​‍‌‍‌‍‍‌‌‍‌​​ ‌‌‍‌‍‌‍ ‌‍ ‌ ‌​‌‍‌‌‌ ​‍​‍‌‍‌ ‌​‌ ‍‌‌ ​​‌‍‌‌​ ‌‌‍‌‍‌‍ ‌‍ ‌ ‌​‌‍‌‌‌ ​‍​‍‌‍‌ ​​‌‍​‌‌ ‌​‌‍‍​​ ‌‌‍‌‍‌‍ ‌‍ ‌ ‌​‌‍‌‌‌ ​‍‌​‌ ‌ ​‍‌‍ ‌ ‌‌‌ ​​‌ ​ ​‍‌‌​ ‌‌‌​​‍‌‌ ‌‍‍ ‌‍‌‌‌ ‍‌​‍‌‌​ ​ ‌​‌​​‍‌‌​ ​ ‌​‌​​‍‌‌​ ​‍​ ​‍​ ​ ‌‍​‌​ ​ ‌‍​‌​ ​ ‌‍‌‌​ ​‍​ ​ ‌‍‌​​ ‌‌‌‍‌‍​ ‍​​‍‌‌​ ​‍​ ​‍​‍‌‌​ ‌‌‌​‌​​‍ ‍‌‍‌‍‌‍ ‌‍ ‌ ‌​‌‍‌‌‌ ​‍‌​‍‌‌ ‌​‌‍‌‌‌‍ ‌‌ ​ ​‍‌‌​ ‌‌‌​​‍‌‌ ‌‍‍ ‌‍‌‌‌ ‍‌​‍‌‌​ ​ ‌​‌​​‍‌‌​ ​ ‌​‌​​‍‌‌​ ​‍​ ​‍​ ​ ‌‍‌​​ ​‌​ ​​​ ​ ‌‍​‌‌‍​ ‌‍‌​‌‍​‌‌‍​‌​ ​​‌‍‌‍​‍‌‌​ ​‍​ ​‍​‍‌‌​ ‌‌‌​‌​​‍ ‍‌‍ ​‌‍​‌‌‍​‍‌‍‌‌‌‍ ​​‍‌‌​ ‌‌‌​​‍‌‌ ‌‍‍ ‌‍‌‌‌ ‍‌​‍‌‌​ ​ ‌​‌​​‍‌‌​ ​ ‌​‌​​‍‌‌​ ​‍​ ​‍‌ ​​‌ ‌​​‍‌‌​ ​‍​ ​‍​‍‌‌​ ‌‌‌​‌​​‍ ‍‌ ‌‍‌‍​‌‌‍ ​‌ ‌‌‌‍‌‌​‍‌‍‌ ​​‌‍‌‌‌ ​‍‌ ​ ‌ ​​‌‍‌‌‌‍​ ‌ ‌​‌‍‍‌‌ ‌‍‌‍‌‌​ ‌‌ ​​‌ ‌‌‌‍​‍‌‍ ​‌‍‍‌‌ ​ ‌‍‍​‌‍‌‌‌‍‌​​‍​‍‌ ‌
Seja um parceiro​​​​‌ ‍ ​‍​‍‌‍ ‌ ​‍‌‍‍‌‌‍‌ ‌‍‍‌‌‍ ‍​‍​‍​ ‍‍​‍​‍‌ ​ ‌‍​‌‌‍ ‍‌‍‍‌‌ ‌​‌ ‍‌​‍ ‍‌‍‍‌‌‍ ​‍​‍​‍ ​​‍​‍‌‍‍​‌ ​‍‌‍‌‌‌‍‌‍​‍​‍​ ‍‍​‍​‍‌‍‍​‌ ‌​‌ ‌​‌ ​​‌ ​ ​ ‍‍​‍ ​‍ ‌‍​ ‌‍​ ‌‍ ‌‌ ‌​‌‍‌‌‌‍​ ‌‍ ‍‌‍ ‌‍ ​‌‍ ‌‍‌ ‌‍‍‌‌‍​‌​‍ ‍‌‍​ ‌‍ ‌‍ ‌​‍ ‍‌‍​‍‌ ​‍​‍ ‌‍​‌‌‍‌​‌‍ ‌‌‍‍‌‌‍ ‍​‍ ‌‍‍‌‌‍ ‍‌ ‌​‌‍‌‌‌‍ ‍‌ ‌​​‍ ‌‍‌‌‌‍‌​‌‍‍‌‌ ‌​​‍ ‌‍ ‌‌‍ ‌‍‌​‌‍‌‌​ ‌‌ ​​‌ ​‍‌‍‌‌‌ ​ ‌‍‌‌‌‍ ‍‌ ‌​‌‍​‌‌ ‌​‌‍‍‌‌‍ ‌‍ ‍​ ‍ ‌‍‍‌‌‍‌​​ ‌‌‍‌‍‌‍ ‌‍ ‌ ‌​‌‍‌‌‌ ​‍​ ‍ ‌ ‌​‌ ‍‌‌ ​​‌‍‌‌​ ‌‌‍‌‍‌‍ ‌‍ ‌ ‌​‌‍‌‌‌ ​‍​ ‍ ‌ ​​‌‍​‌‌ ‌​‌‍‍​​ ‌‌‍‌‍‌‍ ‌‍ ‌ ‌​‌‍‌‌‌ ​‍‌​‌ ‌ ​‍‌‍ ‌ ‌‌‌ ​​‌ ​ ​‍‌‌​ ‌‌‌​​‍‌‌ ‌‍‍ ‌‍‌‌‌ ‍‌​‍‌‌​ ​ ‌​‌​​‍‌‌​ ​ ‌​‌​​‍‌‌​ ​‍​ ​‍​ ​ ‌‍​‌​ ​ ‌‍​‌​ ​ ‌‍‌‌​ ​‍​ ​ ‌‍‌​​ ‌‌‌‍‌‍​ ‍​​‍‌‌​ ​‍​ ​‍​‍‌‌​ ‌‌‌​‌​​‍ ‍‌‍‌‍‌‍ ‌‍ ‌ ‌​‌‍‌‌‌ ​‍‌​‍‌‌ ‌​‌‍‌‌‌‍ ‌‌ ​ ​‍‌‌​ ‌‌‌​​‍‌‌ ‌‍‍ ‌‍‌‌‌ ‍‌​‍‌‌​ ​ ‌​‌​​‍‌‌​ ​ ‌​‌​​‍‌‌​ ​‍​ ​‍​ ‌ ‌‍‌‍‌‍‌‌​ ‌ ​ ​ ‌‍‌‍‌‍​‌​ ‌‌​ ​​​ ​‌‌‍‌​‌‍​‍​‍‌‌​ ​‍​ ​‍​‍‌‌​ ‌‌‌​‌​​‍ ‍‌‍ ​‌‍​‌‌‍​‍‌‍‌‌‌‍ ​​‍‌‌​ ‌‌‌​​‍‌‌ ‌‍‍ ‌‍‌‌‌ ‍‌​‍‌‌​ ​ ‌​‌​​‍‌‌​ ​ ‌​‌​​‍‌‌​ ​‍​ ​‍‌ ​​‌ ‌​​‍‌‌​ ​‍​ ​‍​‍‌‌​ ‌‌‌​‌​​‍ ‍‌ ‌‍‌‍​‌‌‍ ​‌ ‌‌‌‍‌‌​ ‌‍​‍‌‍​‌‌ ​ ‌‍‌‌‌‌‌‌‌ ​‍‌‍ ​​ ‌‌‍‍​‌ ‌​‌ ‌​‌ ​​‌ ​ ​‍‌‌​ ​ ‌​​‌​‍‌‌​ ​‍‌​‌‍​‍‌‌​ ​‍‌​‌‍‌‍​ ‌‍​ ‌‍ ‌‌ ‌​‌‍‌‌‌‍​ ‌‍ ‍‌‍ ‌‍ ​‌‍ ‌‍‌ ‌‍‍‌‌‍​‌​‍ ‍‌‍​ ‌‍ ‌‍ ‌​‍ ‍‌‍​‍‌ ​‍​‍‌‌​ ​‍‌​‌‍‌‍​‌‌‍‌​‌‍ ‌‌‍‍‌‌‍ ‍​‍‌‍‌‍‍‌‌‍‌​​ ‌‌‍‌‍‌‍ ‌‍ ‌ ‌​‌‍‌‌‌ ​‍​‍‌‍‌ ‌​‌ ‍‌‌ ​​‌‍‌‌​ ‌‌‍‌‍‌‍ ‌‍ ‌ ‌​‌‍‌‌‌ ​‍​‍‌‍‌ ​​‌‍​‌‌ ‌​‌‍‍​​ ‌‌‍‌‍‌‍ ‌‍ ‌ ‌​‌‍‌‌‌ ​‍‌​‌ ‌ ​‍‌‍ ‌ ‌‌‌ ​​‌ ​ ​‍‌‌​ ‌‌‌​​‍‌‌ ‌‍‍ ‌‍‌‌‌ ‍‌​‍‌‌​ ​ ‌​‌​​‍‌‌​ ​ ‌​‌​​‍‌‌​ ​‍​ ​‍​ ​ ‌‍​‌​ ​ ‌‍​‌​ ​ ‌‍‌‌​ ​‍​ ​ ‌‍‌​​ ‌‌‌‍‌‍​ ‍​​‍‌‌​ ​‍​ ​‍​‍‌‌​ ‌‌‌​‌​​‍ ‍‌‍‌‍‌‍ ‌‍ ‌ ‌​‌‍‌‌‌ ​‍‌​‍‌‌ ‌​‌‍‌‌‌‍ ‌‌ ​ ​‍‌‌​ ‌‌‌​​‍‌‌ ‌‍‍ ‌‍‌‌‌ ‍‌​‍‌‌​ ​ ‌​‌​​‍‌‌​ ​ ‌​‌​​‍‌‌​ ​‍​ ​‍​ ‌ ‌‍‌‍‌‍‌‌​ ‌ ​ ​ ‌‍‌‍‌‍​‌​ ‌‌​ ​​​ ​‌‌‍‌​‌‍​‍​‍‌‌​ ​‍​ ​‍​‍‌‌​ ‌‌‌​‌​​‍ ‍‌‍ ​‌‍​‌‌‍​‍‌‍‌‌‌‍ ​​‍‌‌​ ‌‌‌​​‍‌‌ ‌‍‍ ‌‍‌‌‌ ‍‌​‍‌‌​ ​ ‌​‌​​‍‌‌​ ​ ‌​‌​​‍‌‌​ ​‍​ ​‍‌ ​​‌ ‌​​‍‌‌​ ​‍​ ​‍​‍‌‌​ ‌‌‌​‌​​‍ ‍‌ ‌‍‌‍​‌‌‍ ​‌ ‌‌‌‍‌‌​‍‌‍‌ ​​‌‍‌‌‌ ​‍‌ ​ ‌ ​​‌‍‌‌‌‍​ ‌ ‌​‌‍‍‌‌ ‌‍‌‍‌‌​ ‌‌ ​​‌ ‌‌‌‍​‍‌‍ ​‌‍‍‌‌ ​ ‌‍‍​‌‍‌‌‌‍‌​​‍​‍‌ ‌
Blog​​​​‌ ‍ ​‍​‍‌‍ ‌ ​‍‌‍‍‌‌‍‌ ‌‍‍‌‌‍ ‍​‍​‍​ ‍‍​‍​‍‌ ​ ‌‍​‌‌‍ ‍‌‍‍‌‌ ‌​‌ ‍‌​‍ ‍‌‍‍‌‌‍ ​‍​‍​‍ ​​‍​‍‌‍‍​‌ ​‍‌‍‌‌‌‍‌‍​‍​‍​ ‍‍​‍​‍‌‍‍​‌ ‌​‌ ‌​‌ ​​‌ ​ ​ ‍‍​‍ ​‍ ‌‍​ ‌‍​ ‌‍ ‌‌ ‌​‌‍‌‌‌‍​ ‌‍ ‍‌‍ ‌‍ ​‌‍ ‌‍‌ ‌‍‍‌‌‍​‌​‍ ‍‌‍​ ‌‍ ‌‍ ‌​‍ ‍‌‍​‍‌ ​‍​‍ ‌‍​‌‌‍‌​‌‍ ‌‌‍‍‌‌‍ ‍​‍ ‌‍‍‌‌‍ ‍‌ ‌​‌‍‌‌‌‍ ‍‌ ‌​​‍ ‌‍‌‌‌‍‌​‌‍‍‌‌ ‌​​‍ ‌‍ ‌‌‍ ‌‍‌​‌‍‌‌​ ‌‌ ​​‌ ​‍‌‍‌‌‌ ​ ‌‍‌‌‌‍ ‍‌ ‌​‌‍​‌‌ ‌​‌‍‍‌‌‍ ‌‍ ‍​ ‍ ‌‍‍‌‌‍‌​​ ‌‌‍‌‍‌‍ ‌‍ ‌ ‌​‌‍‌‌‌ ​‍​ ‍ ‌ ‌​‌ ‍‌‌ ​​‌‍‌‌​ ‌‌‍‌‍‌‍ ‌‍ ‌ ‌​‌‍‌‌‌ ​‍​ ‍ ‌ ​​‌‍​‌‌ ‌​‌‍‍​​ ‌‌‍‌‍‌‍ ‌‍ ‌ ‌​‌‍‌‌‌ ​‍‌​‌ ‌ ​‍‌‍ ‌ ‌‌‌ ​​‌ ​ ​‍‌‌​ ‌‌‌​​‍‌‌ ‌‍‍ ‌‍‌‌‌ ‍‌​‍‌‌​ ​ ‌​‌​​‍‌‌​ ​ ‌​‌​​‍‌‌​ ​‍​ ​‍​ ​ ‌‍​‌​ ​ ‌‍​‌​ ​ ‌‍‌‌​ ​‍​ ​ ‌‍‌​​ ‌‌‌‍‌‍​ ‍​​‍‌‌​ ​‍​ ​‍​‍‌‌​ ‌‌‌​‌​​‍ ‍‌‍‌‍‌‍ ‌‍ ‌ ‌​‌‍‌‌‌ ​‍‌​‍‌‌ ‌​‌‍‌‌‌‍ ‌‌ ​ ​‍‌‌​ ‌‌‌​​‍‌‌ ‌‍‍ ‌‍‌‌‌ ‍‌​‍‌‌​ ​ ‌​‌​​‍‌‌​ ​ ‌​‌​​‍‌‌​ ​‍​ ​‍​ ​‌‌‍‌‌​ ‌ ​ ‍‌​ ​​​ ‌‍​ ‌​‌‍​‍​ ‍‌‌‍‌​​ ​‌​ ​‍​‍‌‌​ ​‍​ ​‍​‍‌‌​ ‌‌‌​‌​​‍ ‍‌‍ ​‌‍​‌‌‍​‍‌‍‌‌‌‍ ​​‍‌‌​ ‌‌‌​​‍‌‌ ‌‍‍ ‌‍‌‌‌ ‍‌​‍‌‌​ ​ ‌​‌​​‍‌‌​ ​ ‌​‌​​‍‌‌​ ​‍​ ​‍‌ ​​‌ ‌​​‍‌‌​ ​‍​ ​‍​‍‌‌​ ‌‌‌​‌​​‍ ‍‌ ‌‍‌‍​‌‌‍ ​‌ ‌‌‌‍‌‌​ ‌‍​‍‌‍​‌‌ ​ ‌‍‌‌‌‌‌‌‌ ​‍‌‍ ​​ ‌‌‍‍​‌ ‌​‌ ‌​‌ ​​‌ ​ ​‍‌‌​ ​ ‌​​‌​‍‌‌​ ​‍‌​‌‍​‍‌‌​ ​‍‌​‌‍‌‍​ ‌‍​ ‌‍ ‌‌ ‌​‌‍‌‌‌‍​ ‌‍ ‍‌‍ ‌‍ ​‌‍ ‌‍‌ ‌‍‍‌‌‍​‌​‍ ‍‌‍​ ‌‍ ‌‍ ‌​‍ ‍‌‍​‍‌ ​‍​‍‌‌​ ​‍‌​‌‍‌‍​‌‌‍‌​‌‍ ‌‌‍‍‌‌‍ ‍​‍‌‍‌‍‍‌‌‍‌​​ ‌‌‍‌‍‌‍ ‌‍ ‌ ‌​‌‍‌‌‌ ​‍​‍‌‍‌ ‌​‌ ‍‌‌ ​​‌‍‌‌​ ‌‌‍‌‍‌‍ ‌‍ ‌ ‌​‌‍‌‌‌ ​‍​‍‌‍‌ ​​‌‍​‌‌ ‌​‌‍‍​​ ‌‌‍‌‍‌‍ ‌‍ ‌ ‌​‌‍‌‌‌ ​‍‌​‌ ‌ ​‍‌‍ ‌ ‌‌‌ ​​‌ ​ ​‍‌‌​ ‌‌‌​​‍‌‌ ‌‍‍ ‌‍‌‌‌ ‍‌​‍‌‌​ ​ ‌​‌​​‍‌‌​ ​ ‌​‌​​‍‌‌​ ​‍​ ​‍​ ​ ‌‍​‌​ ​ ‌‍​‌​ ​ ‌‍‌‌​ ​‍​ ​ ‌‍‌​​ ‌‌‌‍‌‍​ ‍​​‍‌‌​ ​‍​ ​‍​‍‌‌​ ‌‌‌​‌​​‍ ‍‌‍‌‍‌‍ ‌‍ ‌ ‌​‌‍‌‌‌ ​‍‌​‍‌‌ ‌​‌‍‌‌‌‍ ‌‌ ​ ​‍‌‌​ ‌‌‌​​‍‌‌ ‌‍‍ ‌‍‌‌‌ ‍‌​‍‌‌​ ​ ‌​‌​​‍‌‌​ ​ ‌​‌​​‍‌‌​ ​‍​ ​‍​ ​‌‌‍‌‌​ ‌ ​ ‍‌​ ​​​ ‌‍​ ‌​‌‍​‍​ ‍‌‌‍‌​​ ​‌​ ​‍​‍‌‌​ ​‍​ ​‍​‍‌‌​ ‌‌‌​‌​​‍ ‍‌‍ ​‌‍​‌‌‍​‍‌‍‌‌‌‍ ​​‍‌‌​ ‌‌‌​​‍‌‌ ‌‍‍ ‌‍‌‌‌ ‍‌​‍‌‌​ ​ ‌​‌​​‍‌‌​ ​ ‌​‌​​‍‌‌​ ​‍​ ​‍‌ ​​‌ ‌​​‍‌‌​ ​‍​ ​‍​‍‌‌​ ‌‌‌​‌​​‍ ‍‌ ‌‍‌‍​‌‌‍ ​‌ ‌‌‌‍‌‌​‍‌‍‌ ​​‌‍‌‌‌ ​‍‌ ​ ‌ ​​‌‍‌‌‌‍​ ‌ ‌​‌‍‍‌‌ ‌‍‌‍‌‌​ ‌‌ ​​‌ ‌‌‌‍​‍‌‍ ​‌‍‍‌‌ ​ ‌‍‍​‌‍‌‌‌‍‌​​‍​‍‌ ‌
Trabalhe conosco​​​​‌ ‍ ​‍​‍‌‍ ‌ ​‍‌‍‍‌‌‍‌ ‌‍‍‌‌‍ ‍​‍​‍​ ‍‍​‍​‍‌ ​ ‌‍​‌‌‍ ‍‌‍‍‌‌ ‌​‌ ‍‌​‍ ‍‌‍‍‌‌‍ ​‍​‍​‍ ​​‍​‍‌‍‍​‌ ​‍‌‍‌‌‌‍‌‍​‍​‍​ ‍‍​‍​‍‌‍‍​‌ ‌​‌ ‌​‌ ​​‌ ​ ​ ‍‍​‍ ​‍ ‌‍​ ‌‍​ ‌‍ ‌‌ ‌​‌‍‌‌‌‍​ ‌‍ ‍‌‍ ‌‍ ​‌‍ ‌‍‌ ‌‍‍‌‌‍​‌​‍ ‍‌‍​ ‌‍ ‌‍ ‌​‍ ‍‌‍​‍‌ ​‍​‍ ‌‍​‌‌‍‌​‌‍ ‌‌‍‍‌‌‍ ‍​‍ ‌‍‍‌‌‍ ‍‌ ‌​‌‍‌‌‌‍ ‍‌ ‌​​‍ ‌‍‌‌‌‍‌​‌‍‍‌‌ ‌​​‍ ‌‍ ‌‌‍ ‌‍‌​‌‍‌‌​ ‌‌ ​​‌ ​‍‌‍‌‌‌ ​ ‌‍‌‌‌‍ ‍‌ ‌​‌‍​‌‌ ‌​‌‍‍‌‌‍ ‌‍ ‍​ ‍ ‌‍‍‌‌‍‌​​ ‌‌‍‌‍‌‍ ‌‍ ‌ ‌​‌‍‌‌‌ ​‍​ ‍ ‌ ‌​‌ ‍‌‌ ​​‌‍‌‌​ ‌‌‍‌‍‌‍ ‌‍ ‌ ‌​‌‍‌‌‌ ​‍​ ‍ ‌ ​​‌‍​‌‌ ‌​‌‍‍​​ ‌‌‍‌‍‌‍ ‌‍ ‌ ‌​‌‍‌‌‌ ​‍‌​‌ ‌ ​‍‌‍ ‌ ‌‌‌ ​​‌ ​ ​‍‌‌​ ‌‌‌​​‍‌‌ ‌‍‍ ‌‍‌‌‌ ‍‌​‍‌‌​ ​ ‌​‌​​‍‌‌​ ​ ‌​‌​​‍‌‌​ ​‍​ ​‍​ ​ ‌‍​‌​ ​ ‌‍​‌​ ​ ‌‍‌‌​ ​‍​ ​ ‌‍‌​​ ‌‌‌‍‌‍​ ‍​​‍‌‌​ ​‍​ ​‍​‍‌‌​ ‌‌‌​‌​​‍ ‍‌‍‌‍‌‍ ‌‍ ‌ ‌​‌‍‌‌‌ ​‍‌​‍‌‌ ‌​‌‍‌‌‌‍ ‌‌ ​ ​‍‌‌​ ‌‌‌​​‍‌‌ ‌‍‍ ‌‍‌‌‌ ‍‌​‍‌‌​ ​ ‌​‌​​‍‌‌​ ​ ‌​‌​​‍‌‌​ ​‍​ ​‍‌‍‌​‌‍​‍‌‍​ ​ ​​‌‍‌‌‌‍‌‌​ ‌​​ ​‍​ ‌​​ ​​‌‍​‌​ ‍‌​‍‌‌​ ​‍​ ​‍​‍‌‌​ ‌‌‌​‌​​‍ ‍‌‍ ​‌‍​‌‌‍​‍‌‍‌‌‌‍ ​​‍‌‌​ ‌‌‌​​‍‌‌ ‌‍‍ ‌‍‌‌‌ ‍‌​‍‌‌​ ​ ‌​‌​​‍‌‌​ ​ ‌​‌​​‍‌‌​ ​‍​ ​‍‌ ​​‌ ‌​​‍‌‌​ ​‍​ ​‍​‍‌‌​ ‌‌‌​‌​​‍ ‍‌ ‌‍‌‍​‌‌‍ ​‌ ‌‌‌‍‌‌​ ‌‍​‍‌‍​‌‌ ​ ‌‍‌‌‌‌‌‌‌ ​‍‌‍ ​​ ‌‌‍‍​‌ ‌​‌ ‌​‌ ​​‌ ​ ​‍‌‌​ ​ ‌​​‌​‍‌‌​ ​‍‌​‌‍​‍‌‌​ ​‍‌​‌‍‌‍​ ‌‍​ ‌‍ ‌‌ ‌​‌‍‌‌‌‍​ ‌‍ ‍‌‍ ‌‍ ​‌‍ ‌‍‌ ‌‍‍‌‌‍​‌​‍ ‍‌‍​ ‌‍ ‌‍ ‌​‍ ‍‌‍​‍‌ ​‍​‍‌‌​ ​‍‌​‌‍‌‍​‌‌‍‌​‌‍ ‌‌‍‍‌‌‍ ‍​‍‌‍‌‍‍‌‌‍‌​​ ‌‌‍‌‍‌‍ ‌‍ ‌ ‌​‌‍‌‌‌ ​‍​‍‌‍‌ ‌​‌ ‍‌‌ ​​‌‍‌‌​ ‌‌‍‌‍‌‍ ‌‍ ‌ ‌​‌‍‌‌‌ ​‍​‍‌‍‌ ​​‌‍​‌‌ ‌​‌‍‍​​ ‌‌‍‌‍‌‍ ‌‍ ‌ ‌​‌‍‌‌‌ ​‍‌​‌ ‌ ​‍‌‍ ‌ ‌‌‌ ​​‌ ​ ​‍‌‌​ ‌‌‌​​‍‌‌ ‌‍‍ ‌‍‌‌‌ ‍‌​‍‌‌​ ​ ‌​‌​​‍‌‌​ ​ ‌​‌​​‍‌‌​ ​‍​ ​‍​ ​ ‌‍​‌​ ​ ‌‍​‌​ ​ ‌‍‌‌​ ​‍​ ​ ‌‍‌​​ ‌‌‌‍‌‍​ ‍​​‍‌‌​ ​‍​ ​‍​‍‌‌​ ‌‌‌​‌​​‍ ‍‌‍‌‍‌‍ ‌‍ ‌ ‌​‌‍‌‌‌ ​‍‌​‍‌‌ ‌​‌‍‌‌‌‍ ‌‌ ​ ​‍‌‌​ ‌‌‌​​‍‌‌ ‌‍‍ ‌‍‌‌‌ ‍‌​‍‌‌​ ​ ‌​‌​​‍‌‌​ ​ ‌​‌​​‍‌‌​ ​‍​ ​‍‌‍‌​‌‍​‍‌‍​ ​ ​​‌‍‌‌‌‍‌‌​ ‌​​ ​‍​ ‌​​ ​​‌‍​‌​ ‍‌​‍‌‌​ ​‍​ ​‍​‍‌‌​ ‌‌‌​‌​​‍ ‍‌‍ ​‌‍​‌‌‍​‍‌‍‌‌‌‍ ​​‍‌‌​ ‌‌‌​​‍‌‌ ‌‍‍ ‌‍‌‌‌ ‍‌​‍‌‌​ ​ ‌​‌​​‍‌‌​ ​ ‌​‌​​‍‌‌​ ​‍​ ​‍‌ ​​‌ ‌​​‍‌‌​ ​‍​ ​‍​‍‌‌​ ‌‌‌​‌​​‍ ‍‌ ‌‍‌‍​‌‌‍ ​‌ ‌‌‌‍‌‌​‍‌‍‌ ​​‌‍‌‌‌ ​‍‌ ​ ‌ ​​‌‍‌‌‌‍​ ‌ ‌​‌‍‍‌‌ ‌‍‌‍‌‌​ ‌‌ ​​‌ ‌‌‌‍​‍‌‍ ​‌‍‍‌‌ ​ ‌‍‍​‌‍‌‌‌‍‌​​‍​‍‌ ‌
Contato​​​​‌ ‍ ​‍​‍‌‍ ‌ ​‍‌‍‍‌‌‍‌ ‌‍‍‌‌‍ ‍​‍​‍​ ‍‍​‍​‍‌ ​ ‌‍​‌‌‍ ‍‌‍‍‌‌ ‌​‌ ‍‌​‍ ‍‌‍‍‌‌‍ ​‍​‍​‍ ​​‍​‍‌‍‍​‌ ​‍‌‍‌‌‌‍‌‍​‍​‍​ ‍‍​‍​‍‌‍‍​‌ ‌​‌ ‌​‌ ​​‌ ​ ​ ‍‍​‍ ​‍ ‌‍​ ‌‍​ ‌‍ ‌‌ ‌​‌‍‌‌‌‍​ ‌‍ ‍‌‍ ‌‍ ​‌‍ ‌‍‌ ‌‍‍‌‌‍​‌​‍ ‍‌‍​ ‌‍ ‌‍ ‌​‍ ‍‌‍​‍‌ ​‍​‍ ‌‍​‌‌‍‌​‌‍ ‌‌‍‍‌‌‍ ‍​‍ ‌‍‍‌‌‍ ‍‌ ‌​‌‍‌‌‌‍ ‍‌ ‌​​‍ ‌‍‌‌‌‍‌​‌‍‍‌‌ ‌​​‍ ‌‍ ‌‌‍ ‌‍‌​‌‍‌‌​ ‌‌ ​​‌ ​‍‌‍‌‌‌ ​ ‌‍‌‌‌‍ ‍‌ ‌​‌‍​‌‌ ‌​‌‍‍‌‌‍ ‌‍ ‍​ ‍ ‌‍‍‌‌‍‌​​ ‌‌‍‌‍‌‍ ‌‍ ‌ ‌​‌‍‌‌‌ ​‍​ ‍ ‌ ‌​‌ ‍‌‌ ​​‌‍‌‌​ ‌‌‍‌‍‌‍ ‌‍ ‌ ‌​‌‍‌‌‌ ​‍​ ‍ ‌ ​​‌‍​‌‌ ‌​‌‍‍​​ ‌‌‍‌‍‌‍ ‌‍ ‌ ‌​‌‍‌‌‌ ​‍‌​‌ ‌ ​‍‌‍ ‌ ‌‌‌ ​​‌ ​ ​‍‌‌​ ‌‌‌​​‍‌‌ ‌‍‍ ‌‍‌‌‌ ‍‌​‍‌‌​ ​ ‌​‌​​‍‌‌​ ​ ‌​‌​​‍‌‌​ ​‍​ ​‍​ ​ ‌‍​‌​ ​ ‌‍​‌​ ​ ‌‍‌‌​ ​‍​ ​ ‌‍‌​​ ‌‌‌‍‌‍​ ‍​​‍‌‌​ ​‍​ ​‍​‍‌‌​ ‌‌‌​‌​​‍ ‍‌‍‌‍‌‍ ‌‍ ‌ ‌​‌‍‌‌‌ ​‍‌​‍‌‌ ‌​‌‍‌‌‌‍ ‌‌ ​ ​‍‌‌​ ‌‌‌​​‍‌‌ ‌‍‍ ‌‍‌‌‌ ‍‌​‍‌‌​ ​ ‌​‌​​‍‌‌​ ​ ‌​‌​​‍‌‌​ ​‍​ ​‍​ ​ ​ ‌‌​ ​‌​ ​‍​ ‌‌​ ​​‌‍​‌‌‍‌​‌‍‌‌​ ​​‌‍​‌​ ‌ ​‍‌‌​ ​‍​ ​‍​‍‌‌​ ‌‌‌​‌​​‍ ‍‌‍ ​‌‍​‌‌‍​‍‌‍‌‌‌‍ ​​‍‌‌​ ‌‌‌​​‍‌‌ ‌‍‍ ‌‍‌‌‌ ‍‌​‍‌‌​ ​ ‌​‌​​‍‌‌​ ​ ‌​‌​​‍‌‌​ ​‍​ ​‍‌ ​​‌ ‌​​‍‌‌​ ​‍​ ​‍​‍‌‌​ ‌‌‌​‌​​‍ ‍‌ ‌‍‌‍​‌‌‍ ​‌ ‌‌‌‍‌‌​ ‌‍​‍‌‍​‌‌ ​ ‌‍‌‌‌‌‌‌‌ ​‍‌‍ ​​ ‌‌‍‍​‌ ‌​‌ ‌​‌ ​​‌ ​ ​‍‌‌​ ​ ‌​​‌​‍‌‌​ ​‍‌​‌‍​‍‌‌​ ​‍‌​‌‍‌‍​ ‌‍​ ‌‍ ‌‌ ‌​‌‍‌‌‌‍​ ‌‍ ‍‌‍ ‌‍ ​‌‍ ‌‍‌ ‌‍‍‌‌‍​‌​‍ ‍‌‍​ ‌‍ ‌‍ ‌​‍ ‍‌‍​‍‌ ​‍​‍‌‌​ ​‍‌​‌‍‌‍​‌‌‍‌​‌‍ ‌‌‍‍‌‌‍ ‍​‍‌‍‌‍‍‌‌‍‌​​ ‌‌‍‌‍‌‍ ‌‍ ‌ ‌​‌‍‌‌‌ ​‍​‍‌‍‌ ‌​‌ ‍‌‌ ​​‌‍‌‌​ ‌‌‍‌‍‌‍ ‌‍ ‌ ‌​‌‍‌‌‌ ​‍​‍‌‍‌ ​​‌‍​‌‌ ‌​‌‍‍​​ ‌‌‍‌‍‌‍ ‌‍ ‌ ‌​‌‍‌‌‌ ​‍‌​‌ ‌ ​‍‌‍ ‌ ‌‌‌ ​​‌ ​ ​‍‌‌​ ‌‌‌​​‍‌‌ ‌‍‍ ‌‍‌‌‌ ‍‌​‍‌‌​ ​ ‌​‌​​‍‌‌​ ​ ‌​‌​​‍‌‌​ ​‍​ ​‍​ ​ ‌‍​‌​ ​ ‌‍​‌​ ​ ‌‍‌‌​ ​‍​ ​ ‌‍‌​​ ‌‌‌‍‌‍​ ‍​​‍‌‌​ ​‍​ ​‍​‍‌‌​ ‌‌‌​‌​​‍ ‍‌‍‌‍‌‍ ‌‍ ‌ ‌​‌‍‌‌‌ ​‍‌​‍‌‌ ‌​‌‍‌‌‌‍ ‌‌ ​ ​‍‌‌​ ‌‌‌​​‍‌‌ ‌‍‍ ‌‍‌‌‌ ‍‌​‍‌‌​ ​ ‌​‌​​‍‌‌​ ​ ‌​‌​​‍‌‌​ ​‍​ ​‍​ ​ ​ ‌‌​ ​‌​ ​‍​ ‌‌​ ​​‌‍​‌‌‍‌​‌‍‌‌​ ​​‌‍​‌​ ‌ ​‍‌‌​ ​‍​ ​‍​‍‌‌​ ‌‌‌​‌​​‍ ‍‌‍ ​‌‍​‌‌‍​‍‌‍‌‌‌‍ ​​‍‌‌​ ‌‌‌​​‍‌‌ ‌‍‍ ‌‍‌‌‌ ‍‌​‍‌‌​ ​ ‌​‌​​‍‌‌​ ​ ‌​‌​​‍‌‌​ ​‍​ ​‍‌ ​​‌ ‌​​‍‌‌​ ​‍​ ​‍​‍‌‌​ ‌‌‌​‌​​‍ ‍‌ ‌‍‌‍​‌‌‍ ​‌ ‌‌‌‍‌‌​‍‌‍‌ ​​‌‍‌‌‌ ​‍‌ ​ ‌ ​​‌‍‌‌‌‍​ ‌ ‌​‌‍‍‌‌ ‌‍‌‍‌‌​ ‌‌ ​​‌ ‌‌‌‍​‍‌‍ ​‌‍‍‌‌ ​ ‌‍‍​‌‍‌‌‌‍‌​​‍​‍‌ ‌
Política de Privacidade​​​​‌ ‍ ​‍​‍‌‍ ‌ ​‍‌‍‍‌‌‍‌ ‌‍‍‌‌‍ ‍​‍​‍​ ‍‍​‍​‍‌ ​ ‌‍​‌‌‍ ‍‌‍‍‌‌ ‌​‌ ‍‌​‍ ‍‌‍‍‌‌‍ ​‍​‍​‍ ​​‍​‍‌‍‍​‌ ​‍‌‍‌‌‌‍‌‍​‍​‍​ ‍‍​‍​‍‌‍‍​‌ ‌​‌ ‌​‌ ​​‌ ​ ​ ‍‍​‍ ​‍ ‌‍​ ‌‍​ ‌‍ ‌‌ ‌​‌‍‌‌‌‍​ ‌‍ ‍‌‍ ‌‍ ​‌‍ ‌‍‌ ‌‍‍‌‌‍​‌​‍ ‍‌‍​ ‌‍ ‌‍ ‌​‍ ‍‌‍​‍‌ ​‍​‍ ‌‍​‌‌‍‌​‌‍ ‌‌‍‍‌‌‍ ‍​‍ ‌‍‍‌‌‍ ‍‌ ‌​‌‍‌‌‌‍ ‍‌ ‌​​‍ ‌‍‌‌‌‍‌​‌‍‍‌‌ ‌​​‍ ‌‍ ‌‌‍ ‌‍‌​‌‍‌‌​ ‌‌ ​​‌ ​‍‌‍‌‌‌ ​ ‌‍‌‌‌‍ ‍‌ ‌​‌‍​‌‌ ‌​‌‍‍‌‌‍ ‌‍ ‍​ ‍ ‌‍‍‌‌‍‌​​ ‌‌‍‌‍‌‍ ‌‍ ‌ ‌​‌‍‌‌‌ ​‍​ ‍ ‌ ‌​‌ ‍‌‌ ​​‌‍‌‌​ ‌‌‍‌‍‌‍ ‌‍ ‌ ‌​‌‍‌‌‌ ​‍​ ‍ ‌ ​​‌‍​‌‌ ‌​‌‍‍​​ ‌‌‍‌‍‌‍ ‌‍ ‌ ‌​‌‍‌‌‌ ​‍‌​‌ ‌ ​‍‌‍ ‌ ‌‌‌ ​​‌ ​ ​‍‌‌​ ‌‌‌​​‍‌‌ ‌‍‍ ‌‍‌‌‌ ‍‌​‍‌‌​ ​ ‌​‌​​‍‌‌​ ​ ‌​‌​​‍‌‌​ ​‍​ ​‍​ ​ ‌‍​‌​ ​ ‌‍​‌​ ​ ‌‍‌‌​ ​‍​ ​ ‌‍‌​​ ‌‌‌‍‌‍​ ‍​​‍‌‌​ ​‍​ ​‍​‍‌‌​ ‌‌‌​‌​​‍ ‍‌‍‌‍‌‍ ‌‍ ‌ ‌​‌‍‌‌‌ ​‍‌​‍‌‌ ‌​‌‍‌‌‌‍ ‌‌ ​ ​‍‌‌​ ‌‌‌​​‍‌‌ ‌‍‍ ‌‍‌‌‌ ‍‌​‍‌‌​ ​ ‌​‌​​‍‌‌​ ​ ‌​‌​​‍‌‌​ ​‍​ ​‍‌‍‌‍​ ‌ ‌‍‌‍‌‍‌‌​ ​​‌‍​‌‌‍‌‌​ ‌‌​ ‍‌​ ​ ‌‍‌​​ ‌‍​‍‌‌​ ​‍​ ​‍​‍‌‌​ ‌‌‌​‌​​‍ ‍‌‍ ​‌‍​‌‌‍​‍‌‍‌‌‌‍ ​​‍‌‌​ ‌‌‌​​‍‌‌ ‌‍‍ ‌‍‌‌‌ ‍‌​‍‌‌​ ​ ‌​‌​​‍‌‌​ ​ ‌​‌​​‍‌‌​ ​‍​ ​‍‌ ​​‌ ‌​​‍‌‌​ ​‍​ ​‍​‍‌‌​ ‌‌‌​‌​​‍ ‍‌ ‌‍‌‍​‌‌‍ ​‌ ‌‌‌‍‌‌​ ‌‍​‍‌‍​‌‌ ​ ‌‍‌‌‌‌‌‌‌ ​‍‌‍ ​​ ‌‌‍‍​‌ ‌​‌ ‌​‌ ​​‌ ​ ​‍‌‌​ ​ ‌​​‌​‍‌‌​ ​‍‌​‌‍​‍‌‌​ ​‍‌​‌‍‌‍​ ‌‍​ ‌‍ ‌‌ ‌​‌‍‌‌‌‍​ ‌‍ ‍‌‍ ‌‍ ​‌‍ ‌‍‌ ‌‍‍‌‌‍​‌​‍ ‍‌‍​ ‌‍ ‌‍ ‌​‍ ‍‌‍​‍‌ ​‍​‍‌‌​ ​‍‌​‌‍‌‍​‌‌‍‌​‌‍ ‌‌‍‍‌‌‍ ‍​‍‌‍‌‍‍‌‌‍‌​​ ‌‌‍‌‍‌‍ ‌‍ ‌ ‌​‌‍‌‌‌ ​‍​‍‌‍‌ ‌​‌ ‍‌‌ ​​‌‍‌‌​ ‌‌‍‌‍‌‍ ‌‍ ‌ ‌​‌‍‌‌‌ ​‍​‍‌‍‌ ​​‌‍​‌‌ ‌​‌‍‍​​ ‌‌‍‌‍‌‍ ‌‍ ‌ ‌​‌‍‌‌‌ ​‍‌​‌ ‌ ​‍‌‍ ‌ ‌‌‌ ​​‌ ​ ​‍‌‌​ ‌‌‌​​‍‌‌ ‌‍‍ ‌‍‌‌‌ ‍‌​‍‌‌​ ​ ‌​‌​​‍‌‌​ ​ ‌​‌​​‍‌‌​ ​‍​ ​‍​ ​ ‌‍​‌​ ​ ‌‍​‌​ ​ ‌‍‌‌​ ​‍​ ​ ‌‍‌​​ ‌‌‌‍‌‍​ ‍​​‍‌‌​ ​‍​ ​‍​‍‌‌​ ‌‌‌​‌​​‍ ‍‌‍‌‍‌‍ ‌‍ ‌ ‌​‌‍‌‌‌ ​‍‌​‍‌‌ ‌​‌‍‌‌‌‍ ‌‌ ​ ​‍‌‌​ ‌‌‌​​‍‌‌ ‌‍‍ ‌‍‌‌‌ ‍‌​‍‌‌​ ​ ‌​‌​​‍‌‌​ ​ ‌​‌​​‍‌‌​ ​‍​ ​‍‌‍‌‍​ ‌ ‌‍‌‍‌‍‌‌​ ​​‌‍​‌‌‍‌‌​ ‌‌​ ‍‌​ ​ ‌‍‌​​ ‌‍​‍‌‌​ ​‍​ ​‍​‍‌‌​ ‌‌‌​‌​​‍ ‍‌‍ ​‌‍​‌‌‍​‍‌‍‌‌‌‍ ​​‍‌‌​ ‌‌‌​​‍‌‌ ‌‍‍ ‌‍‌‌‌ ‍‌​‍‌‌​ ​ ‌​‌​​‍‌‌​ ​ ‌​‌​​‍‌‌​ ​‍​ ​‍‌ ​​‌ ‌​​‍‌‌​ ​‍​ ​‍​‍‌‌​ ‌‌‌​‌​​‍ ‍‌ ‌‍‌‍​‌‌‍ ​‌ ‌‌‌‍‌‌​‍‌‍‌ ​​‌‍‌‌‌ ​‍‌ ​ ‌ ​​‌‍‌‌‌‍​ ‌ ‌​‌‍‍‌‌ ‌‍‌‍‌‌​ ‌‌ ​​‌ ‌‌‌‍​‍‌‍ ​‌‍‍‌‌ ​ ‌‍‍​‌‍‌‌‌‍‌​​‍​‍‌ ‌
Canal Titular de Dados​​​​‌ ‍ ​‍​‍‌‍ ‌ ​‍‌‍‍‌‌‍‌ ‌‍‍‌‌‍ ‍​‍​‍​ ‍‍​‍​‍‌ ​ ‌‍​‌‌‍ ‍‌‍‍‌‌ ‌​‌ ‍‌​‍ ‍‌‍‍‌‌‍ ​‍​‍​‍ ​​‍​‍‌‍‍​‌ ​‍‌‍‌‌‌‍‌‍​‍​‍​ ‍‍​‍​‍‌‍‍​‌ ‌​‌ ‌​‌ ​​‌ ​ ​ ‍‍​‍ ​‍ ‌‍​ ‌‍​ ‌‍ ‌‌ ‌​‌‍‌‌‌‍​ ‌‍ ‍‌‍ ‌‍ ​‌‍ ‌‍‌ ‌‍‍‌‌‍​‌​‍ ‍‌‍​ ‌‍ ‌‍ ‌​‍ ‍‌‍​‍‌ ​‍​‍ ‌‍​‌‌‍‌​‌‍ ‌‌‍‍‌‌‍ ‍​‍ ‌‍‍‌‌‍ ‍‌ ‌​‌‍‌‌‌‍ ‍‌ ‌​​‍ ‌‍‌‌‌‍‌​‌‍‍‌‌ ‌​​‍ ‌‍ ‌‌‍ ‌‍‌​‌‍‌‌​ ‌‌ ​​‌ ​‍‌‍‌‌‌ ​ ‌‍‌‌‌‍ ‍‌ ‌​‌‍​‌‌ ‌​‌‍‍‌‌‍ ‌‍ ‍​ ‍ ‌‍‍‌‌‍‌​​ ‌‌‍‌‍‌‍ ‌‍ ‌ ‌​‌‍‌‌‌ ​‍​ ‍ ‌ ‌​‌ ‍‌‌ ​​‌‍‌‌​ ‌‌‍‌‍‌‍ ‌‍ ‌ ‌​‌‍‌‌‌ ​‍​ ‍ ‌ ​​‌‍​‌‌ ‌​‌‍‍​​ ‌‌‍‌‍‌‍ ‌‍ ‌ ‌​‌‍‌‌‌ ​‍‌​‌ ‌ ​‍‌‍ ‌ ‌‌‌ ​​‌ ​ ​‍‌‌​ ‌‌‌​​‍‌‌ ‌‍‍ ‌‍‌‌‌ ‍‌​‍‌‌​ ​ ‌​‌​​‍‌‌​ ​ ‌​‌​​‍‌‌​ ​‍​ ​‍​ ​ ‌‍​‌​ ​ ‌‍​‌​ ​ ‌‍‌‌​ ​‍​ ​ ‌‍‌​​ ‌‌‌‍‌‍​ ‍​​‍‌‌​ ​‍​ ​‍​‍‌‌​ ‌‌‌​‌​​‍ ‍‌‍‌‍‌‍ ‌‍ ‌ ‌​‌‍‌‌‌ ​‍‌​‍‌‌ ‌​‌‍‌‌‌‍ ‌‌ ​ ​‍‌‌​ ‌‌‌​​‍‌‌ ‌‍‍ ‌‍‌‌‌ ‍‌​‍‌‌​ ​ ‌​‌​​‍‌‌​ ​ ‌​‌​​‍‌‌​ ​‍​ ​‍​ ​‍​ ‍‌​ ‌ ​ ​​​ ‍​‌‍‌‍​ ‍‌‌‍‌​‌‍‌‌​ ​ ‌‍​‍​ ‌ ​‍‌‌​ ​‍​ ​‍​‍‌‌​ ‌‌‌​‌​​‍ ‍‌‍ ​‌‍​‌‌‍​‍‌‍‌‌‌‍ ​​‍‌‌​ ‌‌‌​​‍‌‌ ‌‍‍ ‌‍‌‌‌ ‍‌​‍‌‌​ ​ ‌​‌​​‍‌‌​ ​ ‌​‌​​‍‌‌​ ​‍​ ​‍‌ ​​‌ ‌​​‍‌‌​ ​‍​ ​‍​‍‌‌​ ‌‌‌​‌​​‍ ‍‌ ‌‍‌‍​‌‌‍ ​‌ ‌‌‌‍‌‌​ ‌‍​‍‌‍​‌‌ ​ ‌‍‌‌‌‌‌‌‌ ​‍‌‍ ​​ ‌‌‍‍​‌ ‌​‌ ‌​‌ ​​‌ ​ ​‍‌‌​ ​ ‌​​‌​‍‌‌​ ​‍‌​‌‍​‍‌‌​ ​‍‌​‌‍‌‍​ ‌‍​ ‌‍ ‌‌ ‌​‌‍‌‌‌‍​ ‌‍ ‍‌‍ ‌‍ ​‌‍ ‌‍‌ ‌‍‍‌‌‍​‌​‍ ‍‌‍​ ‌‍ ‌‍ ‌​‍ ‍‌‍​‍‌ ​‍​‍‌‌​ ​‍‌​‌‍‌‍​‌‌‍‌​‌‍ ‌‌‍‍‌‌‍ ‍​‍‌‍‌‍‍‌‌‍‌​​ ‌‌‍‌‍‌‍ ‌‍ ‌ ‌​‌‍‌‌‌ ​‍​‍‌‍‌ ‌​‌ ‍‌‌ ​​‌‍‌‌​ ‌‌‍‌‍‌‍ ‌‍ ‌ ‌​‌‍‌‌‌ ​‍​‍‌‍‌ ​​‌‍​‌‌ ‌​‌‍‍​​ ‌‌‍‌‍‌‍ ‌‍ ‌ ‌​‌‍‌‌‌ ​‍‌​‌ ‌ ​‍‌‍ ‌ ‌‌‌ ​​‌ ​ ​‍‌‌​ ‌‌‌​​‍‌‌ ‌‍‍ ‌‍‌‌‌ ‍‌​‍‌‌​ ​ ‌​‌​​‍‌‌​ ​ ‌​‌​​‍‌‌​ ​‍​ ​‍​ ​ ‌‍​‌​ ​ ‌‍​‌​ ​ ‌‍‌‌​ ​‍​ ​ ‌‍‌​​ ‌‌‌‍‌‍​ ‍​​‍‌‌​ ​‍​ ​‍​‍‌‌​ ‌‌‌​‌​​‍ ‍‌‍‌‍‌‍ ‌‍ ‌ ‌​‌‍‌‌‌ ​‍‌​‍‌‌ ‌​‌‍‌‌‌‍ ‌‌ ​ ​‍‌‌​ ‌‌‌​​‍‌‌ ‌‍‍ ‌‍‌‌‌ ‍‌​‍‌‌​ ​ ‌​‌​​‍‌‌​ ​ ‌​‌​​‍‌‌​ ​‍​ ​‍​ ​‍​ ‍‌​ ‌ ​ ​​​ ‍​‌‍‌‍​ ‍‌‌‍‌​‌‍‌‌​ ​ ‌‍​‍​ ‌ ​‍‌‌​ ​‍​ ​‍​‍‌‌​ ‌‌‌​‌​​‍ ‍‌‍ ​‌‍​‌‌‍​‍‌‍‌‌‌‍ ​​‍‌‌​ ‌‌‌​​‍‌‌ ‌‍‍ ‌‍‌‌‌ ‍‌​‍‌‌​ ​ ‌​‌​​‍‌‌​ ​ ‌​‌​​‍‌‌​ ​‍​ ​‍‌ ​​‌ ‌​​‍‌‌​ ​‍​ ​‍​‍‌‌​ ‌‌‌​‌​​‍ ‍‌ ‌‍‌‍​‌‌‍ ​‌ ‌‌‌‍‌‌​‍‌‍‌ ​​‌‍‌‌‌ ​‍‌ ​ ‌ ​​‌‍‌‌‌‍​ ‌ ‌​‌‍‍‌‌ ‌‍‌‍‌‌​ ‌‌ ​​‌ ‌‌‌‍​‍‌‍ ​‌‍‍‌‌ ​ ‌‍‍​‌‍‌‌‌‍‌​​‍​‍‌ ‌
Atendimento​​​​‌ ‍ ​‍​‍‌‍ ‌ ​‍‌‍‍‌‌‍‌ ‌‍‍‌‌‍ ‍​‍​‍​ ‍‍​‍​‍‌ ​ ‌‍​‌‌‍ ‍‌‍‍‌‌ ‌​‌ ‍‌​‍ ‍‌‍‍‌‌‍ ​‍​‍​‍ ​​‍​‍‌‍‍​‌ ​‍‌‍‌‌‌‍‌‍​‍​‍​ ‍‍​‍​‍‌‍‍​‌ ‌​‌ ‌​‌ ​​‌ ​ ​ ‍‍​‍ ​‍ ‌‍​ ‌‍​ ‌‍ ‌‌ ‌​‌‍‌‌‌‍​ ‌‍ ‍‌‍ ‌‍ ​‌‍ ‌‍‌ ‌‍‍‌‌‍​‌​‍ ‍‌‍​ ‌‍ ‌‍ ‌​‍ ‍‌‍​‍‌ ​‍​‍ ‌‍​‌‌‍‌​‌‍ ‌‌‍‍‌‌‍ ‍​‍ ‌‍‍‌‌‍ ‍‌ ‌​‌‍‌‌‌‍ ‍‌ ‌​​‍ ‌‍‌‌‌‍‌​‌‍‍‌‌ ‌​​‍ ‌‍ ‌‌‍ ‌‍‌​‌‍‌‌​ ‌‌ ​​‌ ​‍‌‍‌‌‌ ​ ‌‍‌‌‌‍ ‍‌ ‌​‌‍​‌‌ ‌​‌‍‍‌‌‍ ‌‍ ‍​ ‍ ‌‍‍‌‌‍‌​​ ‌‌‍‌‍‌‍ ‌‍ ‌ ‌​‌‍‌‌‌ ​‍​ ‍ ‌ ‌​‌ ‍‌‌ ​​‌‍‌‌​ ‌‌‍‌‍‌‍ ‌‍ ‌ ‌​‌‍‌‌‌ ​‍​ ‍ ‌ ​​‌‍​‌‌ ‌​‌‍‍​​ ‌‌‍​ ‌‍ ‌‍ ‌‌ ​​‌‍​‌‌‍ ‍‌ ‍‌‌​‍‌‌‍ ‍‌‍‌‍‌‍ ‌ ​‍‌‍ ‌‌‍​‌‌ ‌​‌‍‍‌‌‍ ‌‍ ‍‌‌‌​‌‍‍‌‌ ‌​‌‍ ​‌‍‌‌​‍‌‌​ ‌‌‌​​‍‌‌ ‌‍‍ ‌‍‌‌‌ ‍‌​‍‌‌​ ​ ‌​‌​​‍‌‌​ ​ ‌​‌​​‍‌‌​ ​‍​ ​‍‌ ​​‌ ‌​​‍‌‌​ ​‍​ ​‍​‍‌‌​ ‌‌‌​‌​​‍ ‍‌ ‌‍‌‍​‌‌‍ ​‌ ‌‌‌‍‌‌​ ‌‍​‍‌‍​‌‌ ​ ‌‍‌‌‌‌‌‌‌ ​‍‌‍ ​​ ‌‌‍‍​‌ ‌​‌ ‌​‌ ​​‌ ​ ​‍‌‌​ ​ ‌​​‌​‍‌‌​ ​‍‌​‌‍​‍‌‌​ ​‍‌​‌‍‌‍​ ‌‍​ ‌‍ ‌‌ ‌​‌‍‌‌‌‍​ ‌‍ ‍‌‍ ‌‍ ​‌‍ ‌‍‌ ‌‍‍‌‌‍​‌​‍ ‍‌‍​ ‌‍ ‌‍ ‌​‍ ‍‌‍​‍‌ ​‍​‍‌‌​ ​‍‌​‌‍‌‍​‌‌‍‌​‌‍ ‌‌‍‍‌‌‍ ‍​‍‌‍‌‍‍‌‌‍‌​​ ‌‌‍‌‍‌‍ ‌‍ ‌ ‌​‌‍‌‌‌ ​‍​‍‌‍‌ ‌​‌ ‍‌‌ ​​‌‍‌‌​ ‌‌‍‌‍‌‍ ‌‍ ‌ ‌​‌‍‌‌‌ ​‍​‍‌‍‌ ​​‌‍​‌‌ ‌​‌‍‍​​ ‌‌‍​ ‌‍ ‌‍ ‌‌ ​​‌‍​‌‌‍ ‍‌ ‍‌‌​‍‌‌‍ ‍‌‍‌‍‌‍ ‌ ​‍‌‍ ‌‌‍​‌‌ ‌​‌‍‍‌‌‍ ‌‍ ‍‌‌‌​‌‍‍‌‌ ‌​‌‍ ​‌‍‌‌​‍‌‌​ ‌‌‌​​‍‌‌ ‌‍‍ ‌‍‌‌‌ ‍‌​‍‌‌​ ​ ‌​‌​​‍‌‌​ ​ ‌​‌​​‍‌‌​ ​‍​ ​‍‌ ​​‌ ‌​​‍‌‌​ ​‍​ ​‍​‍‌‌​ ‌‌‌​‌​​‍ ‍‌ ‌‍‌‍​‌‌‍ ​‌ ‌‌‌‍‌‌​‍‌‍‌ ​​‌‍‌‌‌ ​‍‌ ​ ‌ ​​‌‍‌‌‌‍​ ‌ ‌​‌‍‍‌‌ ‌‍‌‍‌‌​ ‌‌ ​​‌ ‌‌‌‍​‍‌‍ ​‌‍‍‌‌ ​ ‌‍‍​‌‍‌‌‌‍‌​​‍​‍‌ ‌
marketing@ccmtecnologia.com.br
+55 (16) 3515-8300​​​​‌ ‍ ​‍​‍‌‍ ‌ ​‍‌‍‍‌‌‍‌ ‌‍‍‌‌‍ ‍​‍​‍​ ‍‍​‍​‍‌ ​ ‌‍​‌‌‍ ‍‌‍‍‌‌ ‌​‌ ‍‌​‍ ‍‌‍‍‌‌‍ ​‍​‍​‍ ​​‍​‍‌‍‍​‌ ​‍‌‍‌‌‌‍‌‍​‍​‍​ ‍‍​‍​‍‌‍‍​‌ ‌​‌ ‌​‌ ​​‌ ​ ​ ‍‍​‍ ​‍ ‌‍​ ‌‍​ ‌‍ ‌‌ ‌​‌‍‌‌‌‍​ ‌‍ ‍‌‍ ‌‍ ​‌‍ ‌‍‌ ‌‍‍‌‌‍​‌​‍ ‍‌‍​ ‌‍ ‌‍ ‌​‍ ‍‌‍​‍‌ ​‍​‍ ‌‍​‌‌‍‌​‌‍ ‌‌‍‍‌‌‍ ‍​‍ ‌‍‍‌‌‍ ‍‌ ‌​‌‍‌‌‌‍ ‍‌ ‌​​‍ ‌‍‌‌‌‍‌​‌‍‍‌‌ ‌​​‍ ‌‍ ‌‌‍ ‌‍‌​‌‍‌‌​ ‌‌ ​​‌ ​‍‌‍‌‌‌ ​ ‌‍‌‌‌‍ ‍‌ ‌​‌‍​‌‌ ‌​‌‍‍‌‌‍ ‌‍ ‍​ ‍ ‌‍‍‌‌‍‌​​ ‌‌‍​‍‌ ​‍‌‍​‌‌‍ ‍‌‍‌​​ ‍ ‌ ‌​‌ ‍‌‌ ​​‌‍‌‌​ ‌‌‍​‍‌ ​‍‌‍​‌‌‍ ‍‌‍‌​​ ‍ ‌ ​​‌‍​‌‌ ‌​‌‍‍​​ ‌‌‍​ ‌‍ ‌‍ ‍‌ ‌​‌‍​‌‌‍​ ‌ ‌​​‍ ‍‌ ​​‌‍‍​‌‍ ‌‍ ‍‌‍‌‌​ ‌‍​‍‌‍​‌‌ ​ ‌‍‌‌‌‌‌‌‌ ​‍‌‍ ​​ ‌‌‍‍​‌ ‌​‌ ‌​‌ ​​‌ ​ ​‍‌‌​ ​ ‌​​‌​‍‌‌​ ​‍‌​‌‍​‍‌‌​ ​‍‌​‌‍‌‍​ ‌‍​ ‌‍ ‌‌ ‌​‌‍‌‌‌‍​ ‌‍ ‍‌‍ ‌‍ ​‌‍ ‌‍‌ ‌‍‍‌‌‍​‌​‍ ‍‌‍​ ‌‍ ‌‍ ‌​‍ ‍‌‍​‍‌ ​‍​‍‌‌​ ​‍‌​‌‍‌‍​‌‌‍‌​‌‍ ‌‌‍‍‌‌‍ ‍​‍‌‍‌‍‍‌‌‍‌​​ ‌‌‍​‍‌ ​‍‌‍​‌‌‍ ‍‌‍‌​​‍‌‍‌ ‌​‌ ‍‌‌ ​​‌‍‌‌​ ‌‌‍​‍‌ ​‍‌‍​‌‌‍ ‍‌‍‌​​‍‌‍‌ ​​‌‍​‌‌ ‌​‌‍‍​​ ‌‌‍​ ‌‍ ‌‍ ‍‌ ‌​‌‍​‌‌‍​ ‌ ‌​​‍ ‍‌ ​​‌‍‍​‌‍ ‌‍ ‍‌‍‌‌​‍‌‍‌ ​​‌‍‌‌‌ ​‍‌ ​ ‌ ​​‌‍‌‌‌‍​ ‌ ‌​‌‍‍‌‌ ‌‍‌‍‌‌​ ‌‌ ​​‌ ‌‌‌‍​‍‌‍ ​‌‍‍‌‌ ​ ‌‍‍​‌‍‌‌‌‍‌​​‍​‍‌ ‌